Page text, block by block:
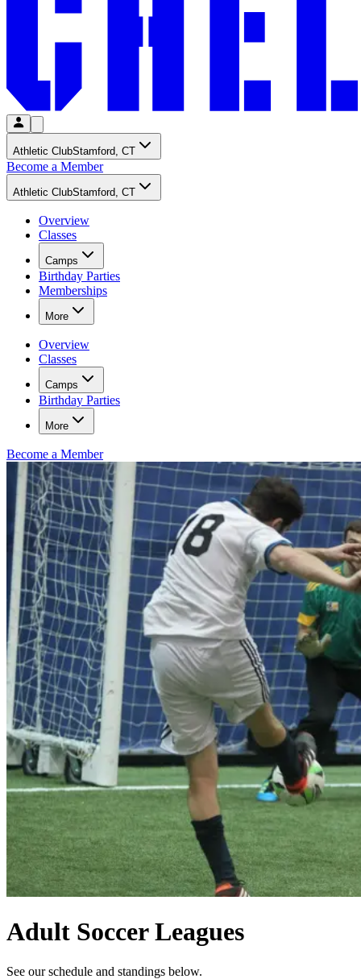
Athletic Club​​​​‌ ‍ ​‍​‍‌‍ ‌ ​‍‌‍‍‌‌‍‌ ‌‍‍‌‌‍ ‍​‍​‍​ ‍‍​‍​‍‌ ​ ‌‍​‌‌‍ ‍‌‍‍‌‌ ‌​‌ ‍‌​‍ ‍‌‍‍‌‌‍ ​‍​‍​‍ ​​‍​‍‌‍‍​‌ ​‍‌‍‌‌‌‍‌‍​‍​‍​ ‍‍​‍​‍‌‍‍​‌ ‌​‌ ‌​‌ ​​‌ ​ ​ ‍‍​‍ ​‍ ‌‍​ ‌‍‍​‌‍‌‌‌‍ ​‌ ​ ‌‍‌‌‌‍​‌‌ ​​‌‍‍‌‌‍‌‌‌ ​‍‌ ​ ​‍ ‍‌ ​ ‌‍​‌‌‍ ‍‌‍‍‌‌ ‌​‌ ‍‌​‍ ‍‌ ​ ‌ ‌​‌ ‌‌‌‍‌​‌‍‍‌‌‍ ​‍ ‌‍‍‌‌‍ ‍‌ ‌​‌‍‌‌‌‍ ‍‌ ‌​​‍ ‌‍‌‌‌‍‌​‌‍‍‌‌ ‌​​‍ ‌‍ ‌‌‍ ‌‍‌​‌‍‌‌​ ‌‌ ​​‌ ​‍‌‍‌‌‌ ​ ‌‍‌‌‌‍ ‍‌ ‌​‌‍​‌‌ ‌​‌‍‍‌‌‍ ‌‍ ‍​ ‍ ‌‍‍‌‌‍‌​​ ‌​ ​‍‌‍​‌​ ‍​​ ‌ ​ ​​​ ‌​​ ​ ​ ‌‍​‍ ‌​ ​‍​ ‌‍​ ‌‍‌‍‌​​‍ ‌​ ‌​‌‍‌‌​ ‍​​ ​​​‍ ‌​ ‍‌​ ‌‍​ ‌‌‌‍‌​​‍ ‌‌‍‌‍​ ‍‌​ ​‍‌‍​‍‌‍‌‍‌‍‌​‌‍‌‌​ ‌ ​ ‍‌​ ‌​‌‍​ ‌‍​ ​ ‍ ‌ ‌​‌ ‍‌‌ ​​‌‍‌‌​ ‌‌ ‌‍‌‍‌‌‌‍ ‍‌ ‌‌‌‍‌‌​ ‍ ‌ ​​‌‍​‌‌ ‌​‌‍‍​​ ‌‌ ​ ‌ ‌‌‌‍​‍‌​ ‍‌‍​‌‌ ‌‍‌‍‍‌‌‍‌ ‌‍​‌‌ ‌​‌‍‍‌‌‍ ‌‍ ‍​‍ ‍‌ ‌​‌‍‍‌‌ ‌​‌‍ ​‌‍‌‌​ ‌‍​‍‌‍​‌‌ ​ ‌‍‌‌‌‌‌‌‌ ​‍‌‍ ​​ ‌‌‍‍​‌ ‌​‌ ‌​‌ ​​‌ ​ ​‍‌‌​ ​ ‌​​‌​‍‌‌​ ​‍‌​‌‍​‍‌‌​ ​‍‌​‌‍‌‍​ ‌‍‍​‌‍‌‌‌‍ ​‌ ​ ‌‍‌‌‌‍​‌‌ ​​‌‍‍‌‌‍‌‌‌ ​‍‌ ​ ​‍ ‍‌ ​ ‌‍​‌‌‍ ‍‌‍‍‌‌ ‌​‌ ‍‌​‍ ‍‌ ​ ‌ ‌​‌ ‌‌‌‍‌​‌‍‍‌‌‍ ​‍‌‍‌‍‍‌‌‍‌​​ ‌​ ​‍‌‍​‌​ ‍​​ ‌ ​ ​​​ ‌​​ ​ ​ ‌‍​‍ ‌​ ​‍​ ‌‍​ ‌‍‌‍‌​​‍ ‌​ ‌​‌‍‌‌​ ‍​​ ​​​‍ ‌​ ‍‌​ ‌‍​ ‌‌‌‍‌​​‍ ‌‌‍‌‍​ ‍‌​ ​‍‌‍​‍‌‍‌‍‌‍‌​‌‍‌‌​ ‌ ​ ‍‌​ ‌​‌‍​ ‌‍​ ​‍‌‍‌ ‌​‌ ‍‌‌ ​​‌‍‌‌​ ‌‌ ‌‍‌‍‌‌‌‍ ‍‌ ‌‌‌‍‌‌​‍‌‍‌ ​​‌‍​‌‌ ‌​‌‍‍​​ ‌‌ ​ ‌ ‌‌‌‍​‍‌​ ‍‌‍​‌‌ ‌‍‌‍‍‌‌‍‌ ‌‍​‌‌ ‌​‌‍‍‌‌‍ ‌‍ ‍​‍ ‍‌ ‌​‌‍‍‌‌ ‌​‌‍ ​‌‍‌‌​‍‌‍‌ ​​‌‍‌‌‌ ​‍‌ ​ ‌ ​​‌‍‌‌‌‍​ ‌ ‌​‌‍‍‌‌ ‌‍‌‍‌‌​ ‌‌ ​​‌ ‌‌‌‍​‍‌‍ ​‌‍‍‌‌ ​ ‌‍‍​‌‍‌‌‌‍‌​​‍​‍‌ ‌Stamford, CT​​​​‌ ‍ ​‍​‍‌‍ ‌ ​‍‌‍‍‌‌‍‌ ‌‍‍‌‌‍ ‍​‍​‍​ ‍‍​‍​‍‌ ​ ‌‍​‌‌‍ ‍‌‍‍‌‌ ‌​‌ ‍‌​‍ ‍‌‍‍‌‌‍ ​‍​‍​‍ ​​‍​‍‌‍‍​‌ ​‍‌‍‌‌‌‍‌‍​‍​‍​ ‍‍​‍​‍‌‍‍​‌ ‌​‌ ‌​‌ ​​‌ ​ ​ ‍‍​‍ ​‍ ‌‍​ ‌‍‍​‌‍‌‌‌‍ ​‌ ​ ‌‍‌‌‌‍​‌‌ ​​‌‍‍‌‌‍‌‌‌ ​‍‌ ​ ​‍ ‍‌ ​ ‌‍​‌‌‍ ‍‌‍‍‌‌ ‌​‌ ‍‌​‍ ‍‌ ​ ‌ ‌​‌ ‌‌‌‍‌​‌‍‍‌‌‍ ​‍ ‌‍‍‌‌‍ ‍‌ ‌​‌‍‌‌‌‍ ‍‌ ‌​​‍ ‌‍‌‌‌‍‌​‌‍‍‌‌ ‌​​‍ ‌‍ ‌‌‍ ‌‍‌​‌‍‌‌​ ‌‌ ​​‌ ​‍‌‍‌‌‌ ​ ‌‍‌‌‌‍ ‍‌ ‌​‌‍​‌‌ ‌​‌‍‍‌‌‍ ‌‍ ‍​ ‍ ‌‍‍‌‌‍‌​​ ‌​ ​‍‌‍​‌​ ‍​​ ‌ ​ ​​​ ‌​​ ​ ​ ‌‍​‍ ‌​ ​‍​ ‌‍​ ‌‍‌‍‌​​‍ ‌​ ‌​‌‍‌‌​ ‍​​ ​​​‍ ‌​ ‍‌​ ‌‍​ ‌‌‌‍‌​​‍ ‌‌‍‌‍​ ‍‌​ ​‍‌‍​‍‌‍‌‍‌‍‌​‌‍‌‌​ ‌ ​ ‍‌​ ‌​‌‍​ ‌‍​ ​ ‍ ‌ ‌​‌ ‍‌‌ ​​‌‍‌‌​ ‌‌ ‌‍‌‍‌‌‌‍ ‍‌ ‌‌‌‍‌‌​ ‍ ‌ ​​‌‍​‌‌ ‌​‌‍‍​​ ‌‌ ‌‍‌‍‌‌‌‍ ‍‌ ‌‌‌‍‌‌‌​ ​‌‍ ‌‍​ ‌‍​‌‌ ‌​‌‍‍‌‌‍ ‌‍ ‍​ ‌‍​‍‌‍​‌‌ ​ ‌‍‌‌‌‌‌‌‌ ​‍‌‍ ​​ ‌‌‍‍​‌ ‌​‌ ‌​‌ ​​‌ ​ ​‍‌‌​ ​ ‌​​‌​‍‌‌​ ​‍‌​‌‍​‍‌‌​ ​‍‌​‌‍‌‍​ ‌‍‍​‌‍‌‌‌‍ ​‌ ​ ‌‍‌‌‌‍​‌‌ ​​‌‍‍‌‌‍‌‌‌ ​‍‌ ​ ​‍ ‍‌ ​ ‌‍​‌‌‍ ‍‌‍‍‌‌ ‌​‌ ‍‌​‍ ‍‌ ​ ‌ ‌​‌ ‌‌‌‍‌​‌‍‍‌‌‍ ​‍‌‍‌‍‍‌‌‍‌​​ ‌​ ​‍‌‍​‌​ ‍​​ ‌ ​ ​​​ ‌​​ ​ ​ ‌‍​‍ ‌​ ​‍​ ‌‍​ ‌‍‌‍‌​​‍ ‌​ ‌​‌‍‌‌​ ‍​​ ​​​‍ ‌​ ‍‌​ ‌‍​ ‌‌‌‍‌​​‍ ‌‌‍‌‍​ ‍‌​ ​‍‌‍​‍‌‍‌‍‌‍‌​‌‍‌‌​ ‌ ​ ‍‌​ ‌​‌‍​ ‌‍​ ​‍‌‍‌ ‌​‌ ‍‌‌ ​​‌‍‌‌​ ‌‌ ‌‍‌‍‌‌‌‍ ‍‌ ‌‌‌‍‌‌​‍‌‍‌ ​​‌‍​‌‌ ‌​‌‍‍​​ ‌‌ ‌‍‌‍‌‌‌‍ ‍‌ ‌‌‌‍‌‌‌​ ​‌‍ ‌‍​ ‌‍​‌‌ ‌​‌‍‍‌‌‍ ‌‍ ‍​‍‌‍‌ ​​‌‍‌‌‌ ​‍‌ ​ ‌ ​​‌‍‌‌‌‍​ ‌ ‌​‌‍‍‌‌ ‌‍‌‍‌‌​ ‌‌ ​​‌ ‌‌‌‍​‍‌‍ ​‌‍‍‌‌ ​ ‌‍‍​‌‍‌‌‌‍‌​​‍​‍‌ ‌
Become a Member​​​​‌ ‍ ​‍​‍‌‍ ‌ ​‍‌‍‍‌‌‍‌ ‌‍‍‌‌‍ ‍​‍​‍​ ‍‍​‍​‍‌ ​ ‌‍​‌‌‍ ‍‌‍‍‌‌ ‌​‌ ‍‌​‍ ‍‌‍‍‌‌‍ ​‍​‍​‍ ​​‍​‍‌‍‍​‌ ​‍‌‍‌‌‌‍‌‍​‍​‍​ ‍‍​‍​‍‌‍‍​‌ ‌​‌ ‌​‌ ​​‌ ​ ​ ‍‍​‍ ​‍ ‌‍​ ‌‍‍​‌‍‌‌‌‍ ​‌ ​ ‌‍‌‌‌‍​‌‌ ​​‌‍‍‌‌‍‌‌‌ ​‍‌ ​ ​‍ ‍‌ ​ ‌‍​‌‌‍ ‍‌‍‍‌‌ ‌​‌ ‍‌​‍ ‍‌ ​ ‌ ‌​‌ ‌‌‌‍‌​‌‍‍‌‌‍ ​‍ ‌‍‍‌‌‍ ‍‌ ‌​‌‍‌‌‌‍ ‍‌ ‌​​‍ ‌‍‌‌‌‍‌​‌‍‍‌‌ ‌​​‍ ‌‍ ‌‌‍ ‌‍‌​‌‍‌‌​ ‌‌ ​​‌ ​‍‌‍‌‌‌ ​ ‌‍‌‌‌‍ ‍‌ ‌​‌‍​‌‌ ‌​‌‍‍‌‌‍ ‌‍ ‍​ ‍ ‌‍‍‌‌‍‌​​ ‌​ ​‍‌‍​‌​ ‍​​ ‌ ​ ​​​ ‌​​ ​ ​ ‌‍​‍ ‌​ ​‍​ ‌‍​ ‌‍‌‍‌​​‍ ‌​ ‌​‌‍‌‌​ ‍​​ ​​​‍ ‌​ ‍‌​ ‌‍​ ‌‌‌‍‌​​‍ ‌‌‍‌‍​ ‍‌​ ​‍‌‍​‍‌‍‌‍‌‍‌​‌‍‌‌​ ‌ ​ ‍‌​ ‌​‌‍​ ‌‍​ ​ ‍ ‌ ‌​‌ ‍‌‌ ​​‌‍‌‌​ ‌‌ ‌‍‌‍‌‌‌‍ ‍‌ ‌‌‌‍‌‌​ ‍ ‌ ​​‌‍​‌‌ ‌​‌‍‍​​ ‌‌ ​ ‌ ‌‌‌‍​‍‌​ ‍‌‍​‌‌ ‌‍‌‍‍‌‌‍‌ ‌‍​‌‌ ‌​‌‍‍‌‌‍ ‌‍ ‍​‍ ‍‌‍​ ‌ ‌​‌‍​‌‌​​‍‌ ‌‌‌ ‌​‌ ‌​‌‍ ‌‍ ‍​‍ ‍‌‍​‍‌ ‌‌‌ ‌​‌ ‌​‌‍ ‌‍ ‍‌ ​ ​‍‌‌​ ‌‌‌​​‍‌‌ ‌‍‍ ‌‍‌‌‌ ‍‌​‍‌‌​ ​ ‌​‌​​‍‌‌​ ​ ‌​‌​​‍‌‌​ ​‍​ ​‍​ ‌​​ ‌‌​ ‌​‌‍‌​‌‍​ ​ ‍​​ ‌ ‌‍‌‌​ ‌ ​ ​‌​ ‌‌​ ‌ ​‍‌‌​ ​‍​ ​‍​‍‌‌​ ‌‌‌​‌​​‍ ‍‌ ‌​‌‍‌‌‌ ‍​‌ ‌​​ ‌‍​‍‌‍​‌‌ ​ ‌‍‌‌‌‌‌‌‌ ​‍‌‍ ​​ ‌‌‍‍​‌ ‌​‌ ‌​‌ ​​‌ ​ ​‍‌‌​ ​ ‌​​‌​‍‌‌​ ​‍‌​‌‍​‍‌‌​ ​‍‌​‌‍‌‍​ ‌‍‍​‌‍‌‌‌‍ ​‌ ​ ‌‍‌‌‌‍​‌‌ ​​‌‍‍‌‌‍‌‌‌ ​‍‌ ​ ​‍ ‍‌ ​ ‌‍​‌‌‍ ‍‌‍‍‌‌ ‌​‌ ‍‌​‍ ‍‌ ​ ‌ ‌​‌ ‌‌‌‍‌​‌‍‍‌‌‍ ​‍‌‍‌‍‍‌‌‍‌​​ ‌​ ​‍‌‍​‌​ ‍​​ ‌ ​ ​​​ ‌​​ ​ ​ ‌‍​‍ ‌​ ​‍​ ‌‍​ ‌‍‌‍‌​​‍ ‌​ ‌​‌‍‌‌​ ‍​​ ​​​‍ ‌​ ‍‌​ ‌‍​ ‌‌‌‍‌​​‍ ‌‌‍‌‍​ ‍‌​ ​‍‌‍​‍‌‍‌‍‌‍‌​‌‍‌‌​ ‌ ​ ‍‌​ ‌​‌‍​ ‌‍​ ​‍‌‍‌ ‌​‌ ‍‌‌ ​​‌‍‌‌​ ‌‌ ‌‍‌‍‌‌‌‍ ‍‌ ‌‌‌‍‌‌​‍‌‍‌ ​​‌‍​‌‌ ‌​‌‍‍​​ ‌‌ ​ ‌ ‌‌‌‍​‍‌​ ‍‌‍​‌‌ ‌‍‌‍‍‌‌‍‌ ‌‍​‌‌ ‌​‌‍‍‌‌‍ ‌‍ ‍​‍ ‍‌‍​ ‌ ‌​‌‍​‌‌​​‍‌ ‌‌‌ ‌​‌ ‌​‌‍ ‌‍ ‍​‍ ‍‌‍​‍‌ ‌‌‌ ‌​‌ ‌​‌‍ ‌‍ ‍‌ ​ ​‍‌‌​ ‌‌‌​​‍‌‌ ‌‍‍ ‌‍‌‌‌ ‍‌​‍‌‌​ ​ ‌​‌​​‍‌‌​ ​ ‌​‌​​‍‌‌​ ​‍​ ​‍​ ‌​​ ‌‌​ ‌​‌‍‌​‌‍​ ​ ‍​​ ‌ ‌‍‌‌​ ‌ ​ ​‌​ ‌‌​ ‌ ​‍‌‌​ ​‍​ ​‍​‍‌‌​ ‌‌‌​‌​​‍ ‍‌ ‌​‌‍‌‌‌ ‍​‌ ‌​​‍‌‍‌ ​​‌‍‌‌‌ ​‍‌ ​ ‌ ​​‌‍‌‌‌‍​ ‌ ‌​‌‍‍‌‌ ‌‍‌‍‌‌​ ‌‌ ​​‌ ‌‌‌‍​‍‌‍ ​‌‍‍‌‌ ​ ‌‍‍​‌‍‌‌‌‍‌​​‍​‍‌ ‌
Athletic Club​​​​‌ ‍ ​‍​‍‌‍ ‌ ​‍‌‍‍‌‌‍‌ ‌‍‍‌‌‍ ‍​‍​‍​ ‍‍​‍​‍‌ ​ ‌‍​‌‌‍ ‍‌‍‍‌‌ ‌​‌ ‍‌​‍ ‍‌‍‍‌‌‍ ​‍​‍​‍ ​​‍​‍‌‍‍​‌ ​‍‌‍‌‌‌‍‌‍​‍​‍​ ‍‍​‍​‍‌‍‍​‌ ‌​‌ ‌​‌ ​​‌ ​ ​ ‍‍​‍ ​‍ ‌‍​ ‌‍‍​‌‍‌‌‌‍ ​‌ ​ ‌‍‌‌‌‍​‌‌ ​​‌‍‍‌‌‍‌‌‌ ​‍‌ ​ ​‍ ‍‌ ​ ‌‍​‌‌‍ ‍‌‍‍‌‌ ‌​‌ ‍‌​‍ ‍‌ ​ ‌ ‌​‌ ‌‌‌‍‌​‌‍‍‌‌‍ ​‍ ‌‍‍‌‌‍ ‍‌ ‌​‌‍‌‌‌‍ ‍‌ ‌​​‍ ‌‍‌‌‌‍‌​‌‍‍‌‌ ‌​​‍ ‌‍ ‌‌‍ ‌‍‌​‌‍‌‌​ ‌‌ ​​‌ ​‍‌‍‌‌‌ ​ ‌‍‌‌‌‍ ‍‌ ‌​‌‍​‌‌ ‌​‌‍‍‌‌‍ ‌‍ ‍​ ‍ ‌‍‍‌‌‍‌​​ ‌​ ​‍‌‍​‌​ ‍​​ ‌ ​ ​​​ ‌​​ ​ ​ ‌‍​‍ ‌​ ​‍​ ‌‍​ ‌‍‌‍‌​​‍ ‌​ ‌​‌‍‌‌​ ‍​​ ​​​‍ ‌​ ‍‌​ ‌‍​ ‌‌‌‍‌​​‍ ‌‌‍‌‍​ ‍‌​ ​‍‌‍​‍‌‍‌‍‌‍‌​‌‍‌‌​ ‌ ​ ‍‌​ ‌​‌‍​ ‌‍​ ​ ‍ ‌ ‌​‌ ‍‌‌ ​​‌‍‌‌​ ‌‌ ‌‍‌‍‌‌‌‍ ‍‌ ‌‌‌‍‌‌​ ‍ ‌ ​​‌‍​‌‌ ‌​‌‍‍​​ ‌‌ ​ ‌ ‌‌‌‍​‍‌​ ‍‌‍​‌‌ ‌‍‌‍‍‌‌‍‌ ‌‍​‌‌ ‌​‌‍‍‌‌‍ ‌‍ ‍​‍ ‍‌ ‌​‌‍‍‌‌ ‌​‌‍ ​‌‍‌‌​ ‌‍​‍‌‍​‌‌ ​ ‌‍‌‌‌‌‌‌‌ ​‍‌‍ ​​ ‌‌‍‍​‌ ‌​‌ ‌​‌ ​​‌ ​ ​‍‌‌​ ​ ‌​​‌​‍‌‌​ ​‍‌​‌‍​‍‌‌​ ​‍‌​‌‍‌‍​ ‌‍‍​‌‍‌‌‌‍ ​‌ ​ ‌‍‌‌‌‍​‌‌ ​​‌‍‍‌‌‍‌‌‌ ​‍‌ ​ ​‍ ‍‌ ​ ‌‍​‌‌‍ ‍‌‍‍‌‌ ‌​‌ ‍‌​‍ ‍‌ ​ ‌ ‌​‌ ‌‌‌‍‌​‌‍‍‌‌‍ ​‍‌‍‌‍‍‌‌‍‌​​ ‌​ ​‍‌‍​‌​ ‍​​ ‌ ​ ​​​ ‌​​ ​ ​ ‌‍​‍ ‌​ ​‍​ ‌‍​ ‌‍‌‍‌​​‍ ‌​ ‌​‌‍‌‌​ ‍​​ ​​​‍ ‌​ ‍‌​ ‌‍​ ‌‌‌‍‌​​‍ ‌‌‍‌‍​ ‍‌​ ​‍‌‍​‍‌‍‌‍‌‍‌​‌‍‌‌​ ‌ ​ ‍‌​ ‌​‌‍​ ‌‍​ ​‍‌‍‌ ‌​‌ ‍‌‌ ​​‌‍‌‌​ ‌‌ ‌‍‌‍‌‌‌‍ ‍‌ ‌‌‌‍‌‌​‍‌‍‌ ​​‌‍​‌‌ ‌​‌‍‍​​ ‌‌ ​ ‌ ‌‌‌‍​‍‌​ ‍‌‍​‌‌ ‌‍‌‍‍‌‌‍‌ ‌‍​‌‌ ‌​‌‍‍‌‌‍ ‌‍ ‍​‍ ‍‌ ‌​‌‍‍‌‌ ‌​‌‍ ​‌‍‌‌​‍‌‍‌ ​​‌‍‌‌‌ ​‍‌ ​ ‌ ​​‌‍‌‌‌‍​ ‌ ‌​‌‍‍‌‌ ‌‍‌‍‌‌​ ‌‌ ​​‌ ‌‌‌‍​‍‌‍ ​‌‍‍‌‌ ​ ‌‍‍​‌‍‌‌‌‍‌​​‍​‍‌ ‌Stamford, CT​​​​‌ ‍ ​‍​‍‌‍ ‌ ​‍‌‍‍‌‌‍‌ ‌‍‍‌‌‍ ‍​‍​‍​ ‍‍​‍​‍‌ ​ ‌‍​‌‌‍ ‍‌‍‍‌‌ ‌​‌ ‍‌​‍ ‍‌‍‍‌‌‍ ​‍​‍​‍ ​​‍​‍‌‍‍​‌ ​‍‌‍‌‌‌‍‌‍​‍​‍​ ‍‍​‍​‍‌‍‍​‌ ‌​‌ ‌​‌ ​​‌ ​ ​ ‍‍​‍ ​‍ ‌‍​ ‌‍‍​‌‍‌‌‌‍ ​‌ ​ ‌‍‌‌‌‍​‌‌ ​​‌‍‍‌‌‍‌‌‌ ​‍‌ ​ ​‍ ‍‌ ​ ‌‍​‌‌‍ ‍‌‍‍‌‌ ‌​‌ ‍‌​‍ ‍‌ ​ ‌ ‌​‌ ‌‌‌‍‌​‌‍‍‌‌‍ ​‍ ‌‍‍‌‌‍ ‍‌ ‌​‌‍‌‌‌‍ ‍‌ ‌​​‍ ‌‍‌‌‌‍‌​‌‍‍‌‌ ‌​​‍ ‌‍ ‌‌‍ ‌‍‌​‌‍‌‌​ ‌‌ ​​‌ ​‍‌‍‌‌‌ ​ ‌‍‌‌‌‍ ‍‌ ‌​‌‍​‌‌ ‌​‌‍‍‌‌‍ ‌‍ ‍​ ‍ ‌‍‍‌‌‍‌​​ ‌​ ​‍‌‍​‌​ ‍​​ ‌ ​ ​​​ ‌​​ ​ ​ ‌‍​‍ ‌​ ​‍​ ‌‍​ ‌‍‌‍‌​​‍ ‌​ ‌​‌‍‌‌​ ‍​​ ​​​‍ ‌​ ‍‌​ ‌‍​ ‌‌‌‍‌​​‍ ‌‌‍‌‍​ ‍‌​ ​‍‌‍​‍‌‍‌‍‌‍‌​‌‍‌‌​ ‌ ​ ‍‌​ ‌​‌‍​ ‌‍​ ​ ‍ ‌ ‌​‌ ‍‌‌ ​​‌‍‌‌​ ‌‌ ‌‍‌‍‌‌‌‍ ‍‌ ‌‌‌‍‌‌​ ‍ ‌ ​​‌‍​‌‌ ‌​‌‍‍​​ ‌‌ ‌‍‌‍‌‌‌‍ ‍‌ ‌‌‌‍‌‌‌​ ​‌‍ ‌‍​ ‌‍​‌‌ ‌​‌‍‍‌‌‍ ‌‍ ‍​ ‌‍​‍‌‍​‌‌ ​ ‌‍‌‌‌‌‌‌‌ ​‍‌‍ ​​ ‌‌‍‍​‌ ‌​‌ ‌​‌ ​​‌ ​ ​‍‌‌​ ​ ‌​​‌​‍‌‌​ ​‍‌​‌‍​‍‌‌​ ​‍‌​‌‍‌‍​ ‌‍‍​‌‍‌‌‌‍ ​‌ ​ ‌‍‌‌‌‍​‌‌ ​​‌‍‍‌‌‍‌‌‌ ​‍‌ ​ ​‍ ‍‌ ​ ‌‍​‌‌‍ ‍‌‍‍‌‌ ‌​‌ ‍‌​‍ ‍‌ ​ ‌ ‌​‌ ‌‌‌‍‌​‌‍‍‌‌‍ ​‍‌‍‌‍‍‌‌‍‌​​ ‌​ ​‍‌‍​‌​ ‍​​ ‌ ​ ​​​ ‌​​ ​ ​ ‌‍​‍ ‌​ ​‍​ ‌‍​ ‌‍‌‍‌​​‍ ‌​ ‌​‌‍‌‌​ ‍​​ ​​​‍ ‌​ ‍‌​ ‌‍​ ‌‌‌‍‌​​‍ ‌‌‍‌‍​ ‍‌​ ​‍‌‍​‍‌‍‌‍‌‍‌​‌‍‌‌​ ‌ ​ ‍‌​ ‌​‌‍​ ‌‍​ ​‍‌‍‌ ‌​‌ ‍‌‌ ​​‌‍‌‌​ ‌‌ ‌‍‌‍‌‌‌‍ ‍‌ ‌‌‌‍‌‌​‍‌‍‌ ​​‌‍​‌‌ ‌​‌‍‍​​ ‌‌ ‌‍‌‍‌‌‌‍ ‍‌ ‌‌‌‍‌‌‌​ ​‌‍ ‌‍​ ‌‍​‌‌ ‌​‌‍‍‌‌‍ ‌‍ ‍​‍‌‍‌ ​​‌‍‌‌‌ ​‍‌ ​ ‌ ​​‌‍‌‌‌‍​ ‌ ‌​‌‍‍‌‌ ‌‍‌‍‌‌​ ‌‌ ​​‌ ‌‌‌‍​‍‌‍ ​‌‍‍‌‌ ​ ‌‍‍​‌‍‌‌‌‍‌​​‍​‍‌ ‌
Overview​​​​‌ ‍ ​‍​‍‌‍ ‌ ​‍‌‍‍‌‌‍‌ ‌‍‍‌‌‍ ‍​‍​‍​ ‍‍​‍​‍‌ ​ ‌‍​‌‌‍ ‍‌‍‍‌‌ ‌​‌ ‍‌​‍ ‍‌‍‍‌‌‍ ​‍​‍​‍ ​​‍​‍‌‍‍​‌ ​‍‌‍‌‌‌‍‌‍​‍​‍​ ‍‍​‍​‍‌‍‍​‌ ‌​‌ ‌​‌ ​​‌ ​ ​ ‍‍​‍ ​‍ ‌‍​ ‌‍‍​‌‍‌‌‌‍ ​‌ ​ ‌‍‌‌‌‍​‌‌ ​​‌‍‍‌‌‍‌‌‌ ​‍‌ ​ ​‍ ‍‌ ​ ‌‍​‌‌‍ ‍‌‍‍‌‌ ‌​‌ ‍‌​‍ ‍‌ ​ ‌ ‌​‌ ‌‌‌‍‌​‌‍‍‌‌‍ ​‍ ‌‍‍‌‌‍ ‍‌ ‌​‌‍‌‌‌‍ ‍‌ ‌​​‍ ‌‍‌‌‌‍‌​‌‍‍‌‌ ‌​​‍ ‌‍ ‌‌‍ ‌‍‌​‌‍‌‌​ ‌‌ ​​‌ ​‍‌‍‌‌‌ ​ ‌‍‌‌‌‍ ‍‌ ‌​‌‍​‌‌ ‌​‌‍‍‌‌‍ ‌‍ ‍​ ‍ ‌‍‍‌‌‍‌​​ ‌​ ​‍‌‍​‌​ ‍​​ ‌ ​ ​​​ ‌​​ ​ ​ ‌‍​‍ ‌​ ​‍​ ‌‍​ ‌‍‌‍‌​​‍ ‌​ ‌​‌‍‌‌​ ‍​​ ​​​‍ ‌​ ‍‌​ ‌‍​ ‌‌‌‍‌​​‍ ‌‌‍‌‍​ ‍‌​ ​‍‌‍​‍‌‍‌‍‌‍‌​‌‍‌‌​ ‌ ​ ‍‌​ ‌​‌‍​ ‌‍​ ​ ‍ ‌ ‌​‌ ‍‌‌ ​​‌‍‌‌​ ‌‌ ‌‍‌‍‌‌‌‍ ‍‌ ‌‌‌‍‌‌​ ‍ ‌ ​​‌‍​‌‌ ‌​‌‍‍​​ ‌‌ ​ ‌ ‌‌‌‍​‍‌​ ‍‌‍​‌‌ ‌‍‌‍‍‌‌‍‌ ‌‍​‌‌ ‌​‌‍‍‌‌‍ ‌‍ ‍​‍ ‍‌‍​ ‌‍ ‌‍ ​‌ ‌‌‌‍ ‌‌‍ ‍‌ ​ ​‍‌‌​ ‌‌‌​​‍‌‌ ‌‍‍ ‌‍‌‌‌ ‍‌​‍‌‌​ ​ ‌​‌​​‍‌‌​ ​ ‌​‌​​‍‌‌​ ​‍​ ​‍‌‍​‍​ ​ ‌‍‌​​ ​‌‌‍‌‍​ ​ ​ ‍‌‌‍‌​​ ‍​​ ‍‌​ ‌ ​ ​​​ ‍​​ ​‍‌‍‌​​ ‌ ​ ​​​ ​ ‌‍‌‍​ ​‍​ ​‌​ ​ ‌‍​‌​ ‍​​ ‍​​ ​‌‌‍​‍​ ‌‌‌‍​‌‌‍​‌‌‍​‌​ ‌‍​‍‌‌​ ​‍​ ​‍​‍‌‌​ ‌‌‌​‌​​‍ ‍‌‍ ​‌‍‍‌‌‍ ‍‌‍‍ ‌ ​ ​‍‌‌​ ‌‌‌​​‍‌‌ ‌‍‍ ‌‍‌‌‌ ‍‌​‍‌‌​ ​ ‌​‌​​‍‌‌​ ​ ‌​‌​​‍‌‌​ ​‍​ ​‍​ ‍‌​ ‍‌​ ​‌​ ‍​‌‍​ ‌‍​ ​ ​ ​ ‍​​ ​‍​ ​‍​ ​‍​ ‍‌​‍‌‌​ ​‍​ ​‍​‍‌‌​ ‌‌‌​‌​​‍ ‍‌ ‌​‌‍‍‌‌ ‌​‌‍ ​‌‍‌‌​ ‌‍​‍‌‍​‌‌ ​ ‌‍‌‌‌‌‌‌‌ ​‍‌‍ ​​ ‌‌‍‍​‌ ‌​‌ ‌​‌ ​​‌ ​ ​‍‌‌​ ​ ‌​​‌​‍‌‌​ ​‍‌​‌‍​‍‌‌​ ​‍‌​‌‍‌‍​ ‌‍‍​‌‍‌‌‌‍ ​‌ ​ ‌‍‌‌‌‍​‌‌ ​​‌‍‍‌‌‍‌‌‌ ​‍‌ ​ ​‍ ‍‌ ​ ‌‍​‌‌‍ ‍‌‍‍‌‌ ‌​‌ ‍‌​‍ ‍‌ ​ ‌ ‌​‌ ‌‌‌‍‌​‌‍‍‌‌‍ ​‍‌‍‌‍‍‌‌‍‌​​ ‌​ ​‍‌‍​‌​ ‍​​ ‌ ​ ​​​ ‌​​ ​ ​ ‌‍​‍ ‌​ ​‍​ ‌‍​ ‌‍‌‍‌​​‍ ‌​ ‌​‌‍‌‌​ ‍​​ ​​​‍ ‌​ ‍‌​ ‌‍​ ‌‌‌‍‌​​‍ ‌‌‍‌‍​ ‍‌​ ​‍‌‍​‍‌‍‌‍‌‍‌​‌‍‌‌​ ‌ ​ ‍‌​ ‌​‌‍​ ‌‍​ ​‍‌‍‌ ‌​‌ ‍‌‌ ​​‌‍‌‌​ ‌‌ ‌‍‌‍‌‌‌‍ ‍‌ ‌‌‌‍‌‌​‍‌‍‌ ​​‌‍​‌‌ ‌​‌‍‍​​ ‌‌ ​ ‌ ‌‌‌‍​‍‌​ ‍‌‍​‌‌ ‌‍‌‍‍‌‌‍‌ ‌‍​‌‌ ‌​‌‍‍‌‌‍ ‌‍ ‍​‍ ‍‌‍​ ‌‍ ‌‍ ​‌ ‌‌‌‍ ‌‌‍ ‍‌ ​ ​‍‌‌​ ‌‌‌​​‍‌‌ ‌‍‍ ‌‍‌‌‌ ‍‌​‍‌‌​ ​ ‌​‌​​‍‌‌​ ​ ‌​‌​​‍‌‌​ ​‍​ ​‍‌‍​‍​ ​ ‌‍‌​​ ​‌‌‍‌‍​ ​ ​ ‍‌‌‍‌​​ ‍​​ ‍‌​ ‌ ​ ​​​ ‍​​ ​‍‌‍‌​​ ‌ ​ ​​​ ​ ‌‍‌‍​ ​‍​ ​‌​ ​ ‌‍​‌​ ‍​​ ‍​​ ​‌‌‍​‍​ ‌‌‌‍​‌‌‍​‌‌‍​‌​ ‌‍​‍‌‌​ ​‍​ ​‍​‍‌‌​ ‌‌‌​‌​​‍ ‍‌‍ ​‌‍‍‌‌‍ ‍‌‍‍ ‌ ​ ​‍‌‌​ ‌‌‌​​‍‌‌ ‌‍‍ ‌‍‌‌‌ ‍‌​‍‌‌​ ​ ‌​‌​​‍‌‌​ ​ ‌​‌​​‍‌‌​ ​‍​ ​‍​ ‍‌​ ‍‌​ ​‌​ ‍​‌‍​ ‌‍​ ​ ​ ​ ‍​​ ​‍​ ​‍​ ​‍​ ‍‌​‍‌‌​ ​‍​ ​‍​‍‌‌​ ‌‌‌​‌​​‍ ‍‌ ‌​‌‍‍‌‌ ‌​‌‍ ​‌‍‌‌​‍‌‍‌ ​​‌‍‌‌‌ ​‍‌ ​ ‌ ​​‌‍‌‌‌‍​ ‌ ‌​‌‍‍‌‌ ‌‍‌‍‌‌​ ‌‌ ​​‌ ‌‌‌‍​‍‌‍ ​‌‍‍‌‌ ​ ‌‍‍​‌‍‌‌‌‍‌​​‍​‍‌ ‌
Classes​​​​‌ ‍ ​‍​‍‌‍ ‌ ​‍‌‍‍‌‌‍‌ ‌‍‍‌‌‍ ‍​‍​‍​ ‍‍​‍​‍‌ ​ ‌‍​‌‌‍ ‍‌‍‍‌‌ ‌​‌ ‍‌​‍ ‍‌‍‍‌‌‍ ​‍​‍​‍ ​​‍​‍‌‍‍​‌ ​‍‌‍‌‌‌‍‌‍​‍​‍​ ‍‍​‍​‍‌‍‍​‌ ‌​‌ ‌​‌ ​​‌ ​ ​ ‍‍​‍ ​‍ ‌‍​ ‌‍‍​‌‍‌‌‌‍ ​‌ ​ ‌‍‌‌‌‍​‌‌ ​​‌‍‍‌‌‍‌‌‌ ​‍‌ ​ ​‍ ‍‌ ​ ‌‍​‌‌‍ ‍‌‍‍‌‌ ‌​‌ ‍‌​‍ ‍‌ ​ ‌ ‌​‌ ‌‌‌‍‌​‌‍‍‌‌‍ ​‍ ‌‍‍‌‌‍ ‍‌ ‌​‌‍‌‌‌‍ ‍‌ ‌​​‍ ‌‍‌‌‌‍‌​‌‍‍‌‌ ‌​​‍ ‌‍ ‌‌‍ ‌‍‌​‌‍‌‌​ ‌‌ ​​‌ ​‍‌‍‌‌‌ ​ ‌‍‌‌‌‍ ‍‌ ‌​‌‍​‌‌ ‌​‌‍‍‌‌‍ ‌‍ ‍​ ‍ ‌‍‍‌‌‍‌​​ ‌​ ​‍‌‍​‌​ ‍​​ ‌ ​ ​​​ ‌​​ ​ ​ ‌‍​‍ ‌​ ​‍​ ‌‍​ ‌‍‌‍‌​​‍ ‌​ ‌​‌‍‌‌​ ‍​​ ​​​‍ ‌​ ‍‌​ ‌‍​ ‌‌‌‍‌​​‍ ‌‌‍‌‍​ ‍‌​ ​‍‌‍​‍‌‍‌‍‌‍‌​‌‍‌‌​ ‌ ​ ‍‌​ ‌​‌‍​ ‌‍​ ​ ‍ ‌ ‌​‌ ‍‌‌ ​​‌‍‌‌​ ‌‌ ‌‍‌‍‌‌‌‍ ‍‌ ‌‌‌‍‌‌​ ‍ ‌ ​​‌‍​‌‌ ‌​‌‍‍​​ ‌‌ ​ ‌ ‌‌‌‍​‍‌​ ‍‌‍​‌‌ ‌‍‌‍‍‌‌‍‌ ‌‍​‌‌ ‌​‌‍‍‌‌‍ ‌‍ ‍​‍ ‍‌‍​ ‌‍ ‌‍ ​‌ ‌‌‌‍ ‌‌‍ ‍‌ ​ ​‍‌‌​ ‌‌‌​​‍‌‌ ‌‍‍ ‌‍‌‌‌ ‍‌​‍‌‌​ ​ ‌​‌​​‍‌‌​ ​ ‌​‌​​‍‌‌​ ​‍​ ​‍​ ​​​ ​‍​ ‌ ‌‍‌‍​ ‍‌​ ‌ ‌‍​‍​ ​ ‌‍‌‌​ ‍‌‌‍‌‌‌‍​ ​‍‌‌​ ​‍​ ​‍​‍‌‌​ ‌‌‌​‌​​‍ ‍‌‍ ​‌‍‍‌‌‍ ‍‌‍‍ ‌ ​ ​‍‌‌​ ‌‌‌​​‍‌‌ ‌‍‍ ‌‍‌‌‌ ‍‌​‍‌‌​ ​ ‌​‌​​‍‌‌​ ​ ‌​‌​​‍‌‌​ ​‍​ ​‍​ ‍‌​ ‍‌​ ​‌​ ‍​‌‍​ ‌‍​ ​ ​ ​ ‍​​ ​‍​ ​‍​ ​‍​ ‍‌​‍‌‌​ ​‍​ ​‍​‍‌‌​ ‌‌‌​‌​​‍ ‍‌ ‌​‌‍‍‌‌ ‌​‌‍ ​‌‍‌‌​ ‌‍​‍‌‍​‌‌ ​ ‌‍‌‌‌‌‌‌‌ ​‍‌‍ ​​ ‌‌‍‍​‌ ‌​‌ ‌​‌ ​​‌ ​ ​‍‌‌​ ​ ‌​​‌​‍‌‌​ ​‍‌​‌‍​‍‌‌​ ​‍‌​‌‍‌‍​ ‌‍‍​‌‍‌‌‌‍ ​‌ ​ ‌‍‌‌‌‍​‌‌ ​​‌‍‍‌‌‍‌‌‌ ​‍‌ ​ ​‍ ‍‌ ​ ‌‍​‌‌‍ ‍‌‍‍‌‌ ‌​‌ ‍‌​‍ ‍‌ ​ ‌ ‌​‌ ‌‌‌‍‌​‌‍‍‌‌‍ ​‍‌‍‌‍‍‌‌‍‌​​ ‌​ ​‍‌‍​‌​ ‍​​ ‌ ​ ​​​ ‌​​ ​ ​ ‌‍​‍ ‌​ ​‍​ ‌‍​ ‌‍‌‍‌​​‍ ‌​ ‌​‌‍‌‌​ ‍​​ ​​​‍ ‌​ ‍‌​ ‌‍​ ‌‌‌‍‌​​‍ ‌‌‍‌‍​ ‍‌​ ​‍‌‍​‍‌‍‌‍‌‍‌​‌‍‌‌​ ‌ ​ ‍‌​ ‌​‌‍​ ‌‍​ ​‍‌‍‌ ‌​‌ ‍‌‌ ​​‌‍‌‌​ ‌‌ ‌‍‌‍‌‌‌‍ ‍‌ ‌‌‌‍‌‌​‍‌‍‌ ​​‌‍​‌‌ ‌​‌‍‍​​ ‌‌ ​ ‌ ‌‌‌‍​‍‌​ ‍‌‍​‌‌ ‌‍‌‍‍‌‌‍‌ ‌‍​‌‌ ‌​‌‍‍‌‌‍ ‌‍ ‍​‍ ‍‌‍​ ‌‍ ‌‍ ​‌ ‌‌‌‍ ‌‌‍ ‍‌ ​ ​‍‌‌​ ‌‌‌​​‍‌‌ ‌‍‍ ‌‍‌‌‌ ‍‌​‍‌‌​ ​ ‌​‌​​‍‌‌​ ​ ‌​‌​​‍‌‌​ ​‍​ ​‍​ ​​​ ​‍​ ‌ ‌‍‌‍​ ‍‌​ ‌ ‌‍​‍​ ​ ‌‍‌‌​ ‍‌‌‍‌‌‌‍​ ​‍‌‌​ ​‍​ ​‍​‍‌‌​ ‌‌‌​‌​​‍ ‍‌‍ ​‌‍‍‌‌‍ ‍‌‍‍ ‌ ​ ​‍‌‌​ ‌‌‌​​‍‌‌ ‌‍‍ ‌‍‌‌‌ ‍‌​‍‌‌​ ​ ‌​‌​​‍‌‌​ ​ ‌​‌​​‍‌‌​ ​‍​ ​‍​ ‍‌​ ‍‌​ ​‌​ ‍​‌‍​ ‌‍​ ​ ​ ​ ‍​​ ​‍​ ​‍​ ​‍​ ‍‌​‍‌‌​ ​‍​ ​‍​‍‌‌​ ‌‌‌​‌​​‍ ‍‌ ‌​‌‍‍‌‌ ‌​‌‍ ​‌‍‌‌​‍‌‍‌ ​​‌‍‌‌‌ ​‍‌ ​ ‌ ​​‌‍‌‌‌‍​ ‌ ‌​‌‍‍‌‌ ‌‍‌‍‌‌​ ‌‌ ​​‌ ‌‌‌‍​‍‌‍ ​‌‍‍‌‌ ​ ‌‍‍​‌‍‌‌‌‍‌​​‍​‍‌ ‌
Camps​​​​‌ ‍ ​‍​‍‌‍ ‌ ​‍‌‍‍‌‌‍‌ ‌‍‍‌‌‍ ‍​‍​‍​ ‍‍​‍​‍‌ ​ ‌‍​‌‌‍ ‍‌‍‍‌‌ ‌​‌ ‍‌​‍ ‍‌‍‍‌‌‍ ​‍​‍​‍ ​​‍​‍‌‍‍​‌ ​‍‌‍‌‌‌‍‌‍​‍​‍​ ‍‍​‍​‍‌‍‍​‌ ‌​‌ ‌​‌ ​​‌ ​ ​ ‍‍​‍ ​‍ ‌‍​ ‌‍‍​‌‍‌‌‌‍ ​‌ ​ ‌‍‌‌‌‍​‌‌ ​​‌‍‍‌‌‍‌‌‌ ​‍‌ ​ ​‍ ‍‌ ​ ‌‍​‌‌‍ ‍‌‍‍‌‌ ‌​‌ ‍‌​‍ ‍‌ ​ ‌ ‌​‌ ‌‌‌‍‌​‌‍‍‌‌‍ ​‍ ‌‍‍‌‌‍ ‍‌ ‌​‌‍‌‌‌‍ ‍‌ ‌​​‍ ‌‍‌‌‌‍‌​‌‍‍‌‌ ‌​​‍ ‌‍ ‌‌‍ ‌‍‌​‌‍‌‌​ ‌‌ ​​‌ ​‍‌‍‌‌‌ ​ ‌‍‌‌‌‍ ‍‌ ‌​‌‍​‌‌ ‌​‌‍‍‌‌‍ ‌‍ ‍​ ‍ ‌‍‍‌‌‍‌​​ ‌​ ​‍‌‍​‌​ ‍​​ ‌ ​ ​​​ ‌​​ ​ ​ ‌‍​‍ ‌​ ​‍​ ‌‍​ ‌‍‌‍‌​​‍ ‌​ ‌​‌‍‌‌​ ‍​​ ​​​‍ ‌​ ‍‌​ ‌‍​ ‌‌‌‍‌​​‍ ‌‌‍‌‍​ ‍‌​ ​‍‌‍​‍‌‍‌‍‌‍‌​‌‍‌‌​ ‌ ​ ‍‌​ ‌​‌‍​ ‌‍​ ​ ‍ ‌ ‌​‌ ‍‌‌ ​​‌‍‌‌​ ‌‌ ‌‍‌‍‌‌‌‍ ‍‌ ‌‌‌‍‌‌​ ‍ ‌ ​​‌‍​‌‌ ‌​‌‍‍​​ ‌‌ ​ ‌ ‌‌‌‍​‍‌​ ‍‌‍​‌‌ ‌‍‌‍‍‌‌‍‌ ‌‍​‌‌ ‌​‌‍‍‌‌‍ ‌‍ ‍​‍ ‍‌‍​ ‌‍ ‌‍ ​‌ ‌‌‌‍ ‌‌‍ ‍‌ ​ ​‍‌‌​ ‌‌‌​​‍‌‌ ‌‍‍ ‌‍‌‌‌ ‍‌​‍‌‌​ ​ ‌​‌​​‍‌‌​ ​ ‌​‌​​‍‌‌​ ​‍​ ​‍​ ‌​​ ​ ‌‍‌‍​ ​ ​ ‌ ​ ​​​ ‌ ​ ‌ ​ ‌‍​ ‌‍‌‍​‌​ ​​​‍‌‌​ ​‍​ ​‍​‍‌‌​ ‌‌‌​‌​​‍ ‍‌ ‌​‌‍‍‌‌ ‌​‌‍ ​‌‍‌‌​ ‌‍​‍‌‍​‌‌ ​ ‌‍‌‌‌‌‌‌‌ ​‍‌‍ ​​ ‌‌‍‍​‌ ‌​‌ ‌​‌ ​​‌ ​ ​‍‌‌​ ​ ‌​​‌​‍‌‌​ ​‍‌​‌‍​‍‌‌​ ​‍‌​‌‍‌‍​ ‌‍‍​‌‍‌‌‌‍ ​‌ ​ ‌‍‌‌‌‍​‌‌ ​​‌‍‍‌‌‍‌‌‌ ​‍‌ ​ ​‍ ‍‌ ​ ‌‍​‌‌‍ ‍‌‍‍‌‌ ‌​‌ ‍‌​‍ ‍‌ ​ ‌ ‌​‌ ‌‌‌‍‌​‌‍‍‌‌‍ ​‍‌‍‌‍‍‌‌‍‌​​ ‌​ ​‍‌‍​‌​ ‍​​ ‌ ​ ​​​ ‌​​ ​ ​ ‌‍​‍ ‌​ ​‍​ ‌‍​ ‌‍‌‍‌​​‍ ‌​ ‌​‌‍‌‌​ ‍​​ ​​​‍ ‌​ ‍‌​ ‌‍​ ‌‌‌‍‌​​‍ ‌‌‍‌‍​ ‍‌​ ​‍‌‍​‍‌‍‌‍‌‍‌​‌‍‌‌​ ‌ ​ ‍‌​ ‌​‌‍​ ‌‍​ ​‍‌‍‌ ‌​‌ ‍‌‌ ​​‌‍‌‌​ ‌‌ ‌‍‌‍‌‌‌‍ ‍‌ ‌‌‌‍‌‌​‍‌‍‌ ​​‌‍​‌‌ ‌​‌‍‍​​ ‌‌ ​ ‌ ‌‌‌‍​‍‌​ ‍‌‍​‌‌ ‌‍‌‍‍‌‌‍‌ ‌‍​‌‌ ‌​‌‍‍‌‌‍ ‌‍ ‍​‍ ‍‌‍​ ‌‍ ‌‍ ​‌ ‌‌‌‍ ‌‌‍ ‍‌ ​ ​‍‌‌​ ‌‌‌​​‍‌‌ ‌‍‍ ‌‍‌‌‌ ‍‌​‍‌‌​ ​ ‌​‌​​‍‌‌​ ​ ‌​‌​​‍‌‌​ ​‍​ ​‍​ ‌​​ ​ ‌‍‌‍​ ​ ​ ‌ ​ ​​​ ‌ ​ ‌ ​ ‌‍​ ‌‍‌‍​‌​ ​​​‍‌‌​ ​‍​ ​‍​‍‌‌​ ‌‌‌​‌​​‍ ‍‌ ‌​‌‍‍‌‌ ‌​‌‍ ​‌‍‌‌​‍‌‍‌ ​​‌‍‌‌‌ ​‍‌ ​ ‌ ​​‌‍‌‌‌‍​ ‌ ‌​‌‍‍‌‌ ‌‍‌‍‌‌​ ‌‌ ​​‌ ‌‌‌‍​‍‌‍ ​‌‍‍‌‌ ​ ‌‍‍​‌‍‌‌‌‍‌​​‍​‍‌ ‌
Birthday Parties​​​​‌ ‍ ​‍​‍‌‍ ‌ ​‍‌‍‍‌‌‍‌ ‌‍‍‌‌‍ ‍​‍​‍​ ‍‍​‍​‍‌ ​ ‌‍​‌‌‍ ‍‌‍‍‌‌ ‌​‌ ‍‌​‍ ‍‌‍‍‌‌‍ ​‍​‍​‍ ​​‍​‍‌‍‍​‌ ​‍‌‍‌‌‌‍‌‍​‍​‍​ ‍‍​‍​‍‌‍‍​‌ ‌​‌ ‌​‌ ​​‌ ​ ​ ‍‍​‍ ​‍ ‌‍​ ‌‍‍​‌‍‌‌‌‍ ​‌ ​ ‌‍‌‌‌‍​‌‌ ​​‌‍‍‌‌‍‌‌‌ ​‍‌ ​ ​‍ ‍‌ ​ ‌‍​‌‌‍ ‍‌‍‍‌‌ ‌​‌ ‍‌​‍ ‍‌ ​ ‌ ‌​‌ ‌‌‌‍‌​‌‍‍‌‌‍ ​‍ ‌‍‍‌‌‍ ‍‌ ‌​‌‍‌‌‌‍ ‍‌ ‌​​‍ ‌‍‌‌‌‍‌​‌‍‍‌‌ ‌​​‍ ‌‍ ‌‌‍ ‌‍‌​‌‍‌‌​ ‌‌ ​​‌ ​‍‌‍‌‌‌ ​ ‌‍‌‌‌‍ ‍‌ ‌​‌‍​‌‌ ‌​‌‍‍‌‌‍ ‌‍ ‍​ ‍ ‌‍‍‌‌‍‌​​ ‌​ ​‍‌‍​‌​ ‍​​ ‌ ​ ​​​ ‌​​ ​ ​ ‌‍​‍ ‌​ ​‍​ ‌‍​ ‌‍‌‍‌​​‍ ‌​ ‌​‌‍‌‌​ ‍​​ ​​​‍ ‌​ ‍‌​ ‌‍​ ‌‌‌‍‌​​‍ ‌‌‍‌‍​ ‍‌​ ​‍‌‍​‍‌‍‌‍‌‍‌​‌‍‌‌​ ‌ ​ ‍‌​ ‌​‌‍​ ‌‍​ ​ ‍ ‌ ‌​‌ ‍‌‌ ​​‌‍‌‌​ ‌‌ ‌‍‌‍‌‌‌‍ ‍‌ ‌‌‌‍‌‌​ ‍ ‌ ​​‌‍​‌‌ ‌​‌‍‍​​ ‌‌ ​ ‌ ‌‌‌‍​‍‌​ ‍‌‍​‌‌ ‌‍‌‍‍‌‌‍‌ ‌‍​‌‌ ‌​‌‍‍‌‌‍ ‌‍ ‍​‍ ‍‌‍​ ‌‍ ‌‍ ​‌ ‌‌‌‍ ‌‌‍ ‍‌ ​ ​‍‌‌​ ‌‌‌​​‍‌‌ ‌‍‍ ‌‍‌‌‌ ‍‌​‍‌‌​ ​ ‌​‌​​‍‌‌​ ​ ‌​‌​​‍‌‌​ ​‍​ ​‍​ ​​‌‍​ ​ ‌‍​ ​‌‌‍‌‍​ ‍​‌‍​‌​ ‌‌‌‍‌‌​ ‌‍​ ‍​​ ‌​​‍‌‌​ ​‍​ ​‍​‍‌‌​ ‌‌‌​‌​​‍ ‍‌‍ ​‌‍‍‌‌‍ ‍‌‍‍ ‌ ​ ​‍‌‌​ ‌‌‌​​‍‌‌ ‌‍‍ ‌‍‌‌‌ ‍‌​‍‌‌​ ​ ‌​‌​​‍‌‌​ ​ ‌​‌​​‍‌‌​ ​‍​ ​‍​ ‌‌​ ​‍​ ​‌‌‍‌​‌‍‌‍​ ​​​ ​‌​ ‌‍​ ‌‌​ ‍​​ ​‌‌‍​‌​‍‌‌​ ​‍​ ​‍​‍‌‌​ ‌‌‌​‌​​‍ ‍‌ ‌​‌‍‍‌‌ ‌​‌‍ ​‌‍‌‌​ ‌‍​‍‌‍​‌‌ ​ ‌‍‌‌‌‌‌‌‌ ​‍‌‍ ​​ ‌‌‍‍​‌ ‌​‌ ‌​‌ ​​‌ ​ ​‍‌‌​ ​ ‌​​‌​‍‌‌​ ​‍‌​‌‍​‍‌‌​ ​‍‌​‌‍‌‍​ ‌‍‍​‌‍‌‌‌‍ ​‌ ​ ‌‍‌‌‌‍​‌‌ ​​‌‍‍‌‌‍‌‌‌ ​‍‌ ​ ​‍ ‍‌ ​ ‌‍​‌‌‍ ‍‌‍‍‌‌ ‌​‌ ‍‌​‍ ‍‌ ​ ‌ ‌​‌ ‌‌‌‍‌​‌‍‍‌‌‍ ​‍‌‍‌‍‍‌‌‍‌​​ ‌​ ​‍‌‍​‌​ ‍​​ ‌ ​ ​​​ ‌​​ ​ ​ ‌‍​‍ ‌​ ​‍​ ‌‍​ ‌‍‌‍‌​​‍ ‌​ ‌​‌‍‌‌​ ‍​​ ​​​‍ ‌​ ‍‌​ ‌‍​ ‌‌‌‍‌​​‍ ‌‌‍‌‍​ ‍‌​ ​‍‌‍​‍‌‍‌‍‌‍‌​‌‍‌‌​ ‌ ​ ‍‌​ ‌​‌‍​ ‌‍​ ​‍‌‍‌ ‌​‌ ‍‌‌ ​​‌‍‌‌​ ‌‌ ‌‍‌‍‌‌‌‍ ‍‌ ‌‌‌‍‌‌​‍‌‍‌ ​​‌‍​‌‌ ‌​‌‍‍​​ ‌‌ ​ ‌ ‌‌‌‍​‍‌​ ‍‌‍​‌‌ ‌‍‌‍‍‌‌‍‌ ‌‍​‌‌ ‌​‌‍‍‌‌‍ ‌‍ ‍​‍ ‍‌‍​ ‌‍ ‌‍ ​‌ ‌‌‌‍ ‌‌‍ ‍‌ ​ ​‍‌‌​ ‌‌‌​​‍‌‌ ‌‍‍ ‌‍‌‌‌ ‍‌​‍‌‌​ ​ ‌​‌​​‍‌‌​ ​ ‌​‌​​‍‌‌​ ​‍​ ​‍​ ​​‌‍​ ​ ‌‍​ ​‌‌‍‌‍​ ‍​‌‍​‌​ ‌‌‌‍‌‌​ ‌‍​ ‍​​ ‌​​‍‌‌​ ​‍​ ​‍​‍‌‌​ ‌‌‌​‌​​‍ ‍‌‍ ​‌‍‍‌‌‍ ‍‌‍‍ ‌ ​ ​‍‌‌​ ‌‌‌​​‍‌‌ ‌‍‍ ‌‍‌‌‌ ‍‌​‍‌‌​ ​ ‌​‌​​‍‌‌​ ​ ‌​‌​​‍‌‌​ ​‍​ ​‍​ ‌‌​ ​‍​ ​‌‌‍‌​‌‍‌‍​ ​​​ ​‌​ ‌‍​ ‌‌​ ‍​​ ​‌‌‍​‌​‍‌‌​ ​‍​ ​‍​‍‌‌​ ‌‌‌​‌​​‍ ‍‌ ‌​‌‍‍‌‌ ‌​‌‍ ​‌‍‌‌​‍‌‍‌ ​​‌‍‌‌‌ ​‍‌ ​ ‌ ​​‌‍‌‌‌‍​ ‌ ‌​‌‍‍‌‌ ‌‍‌‍‌‌​ ‌‌ ​​‌ ‌‌‌‍​‍‌‍ ​‌‍‍‌‌ ​ ‌‍‍​‌‍‌‌‌‍‌​​‍​‍‌ ‌
Memberships​​​​‌ ‍ ​‍​‍‌‍ ‌ ​‍‌‍‍‌‌‍‌ ‌‍‍‌‌‍ ‍​‍​‍​ ‍‍​‍​‍‌ ​ ‌‍​‌‌‍ ‍‌‍‍‌‌ ‌​‌ ‍‌​‍ ‍‌‍‍‌‌‍ ​‍​‍​‍ ​​‍​‍‌‍‍​‌ ​‍‌‍‌‌‌‍‌‍​‍​‍​ ‍‍​‍​‍‌‍‍​‌ ‌​‌ ‌​‌ ​​‌ ​ ​ ‍‍​‍ ​‍ ‌‍​ ‌‍‍​‌‍‌‌‌‍ ​‌ ​ ‌‍‌‌‌‍​‌‌ ​​‌‍‍‌‌‍‌‌‌ ​‍‌ ​ ​‍ ‍‌ ​ ‌‍​‌‌‍ ‍‌‍‍‌‌ ‌​‌ ‍‌​‍ ‍‌ ​ ‌ ‌​‌ ‌‌‌‍‌​‌‍‍‌‌‍ ​‍ ‌‍‍‌‌‍ ‍‌ ‌​‌‍‌‌‌‍ ‍‌ ‌​​‍ ‌‍‌‌‌‍‌​‌‍‍‌‌ ‌​​‍ ‌‍ ‌‌‍ ‌‍‌​‌‍‌‌​ ‌‌ ​​‌ ​‍‌‍‌‌‌ ​ ‌‍‌‌‌‍ ‍‌ ‌​‌‍​‌‌ ‌​‌‍‍‌‌‍ ‌‍ ‍​ ‍ ‌‍‍‌‌‍‌​​ ‌​ ​‍‌‍​‌​ ‍​​ ‌ ​ ​​​ ‌​​ ​ ​ ‌‍​‍ ‌​ ​‍​ ‌‍​ ‌‍‌‍‌​​‍ ‌​ ‌​‌‍‌‌​ ‍​​ ​​​‍ ‌​ ‍‌​ ‌‍​ ‌‌‌‍‌​​‍ ‌‌‍‌‍​ ‍‌​ ​‍‌‍​‍‌‍‌‍‌‍‌​‌‍‌‌​ ‌ ​ ‍‌​ ‌​‌‍​ ‌‍​ ​ ‍ ‌ ‌​‌ ‍‌‌ ​​‌‍‌‌​ ‌‌ ‌‍‌‍‌‌‌‍ ‍‌ ‌‌‌‍‌‌​ ‍ ‌ ​​‌‍​‌‌ ‌​‌‍‍​​ ‌‌ ​ ‌ ‌‌‌‍​‍‌​ ‍‌‍​‌‌ ‌‍‌‍‍‌‌‍‌ ‌‍​‌‌ ‌​‌‍‍‌‌‍ ‌‍ ‍​‍ ‍‌‍​ ‌‍ ‌‍ ​‌ ‌‌‌‍ ‌‌‍ ‍‌ ​ ​‍‌‌​ ‌‌‌​​‍‌‌ ‌‍‍ ‌‍‌‌‌ ‍‌​‍‌‌​ ​ ‌​‌​​‍‌‌​ ​ ‌​‌​​‍‌‌​ ​‍​ ​‍​ ‌‍​ ‍​​ ‌ ​ ‌‌​ ‌‍​ ​‍​ ​ ​ ​‌​ ‍​​ ​ ​ ‌‌​ ‍​​‍‌‌​ ​‍​ ​‍​‍‌‌​ ‌‌‌​‌​​‍ ‍‌‍ ​‌‍‍‌‌‍ ‍‌‍‍ ‌ ​ ​‍‌‌​ ‌‌‌​​‍‌‌ ‌‍‍ ‌‍‌‌‌ ‍‌​‍‌‌​ ​ ‌​‌​​‍‌‌​ ​ ‌​‌​​‍‌‌​ ​‍​ ​‍​ ​ ‌‍‌‍​ ​ ‌‍​‌​ ​‌‌‍‌‌‌‍​‌‌‍​ ​ ‍​‌‍‌‌‌‍‌‌​ ‌​​‍‌‌​ ​‍​ ​‍​‍‌‌​ ‌‌‌​‌​​‍ ‍‌ ‌​‌‍‍‌‌ ‌​‌‍ ​‌‍‌‌​ ‌‍​‍‌‍​‌‌ ​ ‌‍‌‌‌‌‌‌‌ ​‍‌‍ ​​ ‌‌‍‍​‌ ‌​‌ ‌​‌ ​​‌ ​ ​‍‌‌​ ​ ‌​​‌​‍‌‌​ ​‍‌​‌‍​‍‌‌​ ​‍‌​‌‍‌‍​ ‌‍‍​‌‍‌‌‌‍ ​‌ ​ ‌‍‌‌‌‍​‌‌ ​​‌‍‍‌‌‍‌‌‌ ​‍‌ ​ ​‍ ‍‌ ​ ‌‍​‌‌‍ ‍‌‍‍‌‌ ‌​‌ ‍‌​‍ ‍‌ ​ ‌ ‌​‌ ‌‌‌‍‌​‌‍‍‌‌‍ ​‍‌‍‌‍‍‌‌‍‌​​ ‌​ ​‍‌‍​‌​ ‍​​ ‌ ​ ​​​ ‌​​ ​ ​ ‌‍​‍ ‌​ ​‍​ ‌‍​ ‌‍‌‍‌​​‍ ‌​ ‌​‌‍‌‌​ ‍​​ ​​​‍ ‌​ ‍‌​ ‌‍​ ‌‌‌‍‌​​‍ ‌‌‍‌‍​ ‍‌​ ​‍‌‍​‍‌‍‌‍‌‍‌​‌‍‌‌​ ‌ ​ ‍‌​ ‌​‌‍​ ‌‍​ ​‍‌‍‌ ‌​‌ ‍‌‌ ​​‌‍‌‌​ ‌‌ ‌‍‌‍‌‌‌‍ ‍‌ ‌‌‌‍‌‌​‍‌‍‌ ​​‌‍​‌‌ ‌​‌‍‍​​ ‌‌ ​ ‌ ‌‌‌‍​‍‌​ ‍‌‍​‌‌ ‌‍‌‍‍‌‌‍‌ ‌‍​‌‌ ‌​‌‍‍‌‌‍ ‌‍ ‍​‍ ‍‌‍​ ‌‍ ‌‍ ​‌ ‌‌‌‍ ‌‌‍ ‍‌ ​ ​‍‌‌​ ‌‌‌​​‍‌‌ ‌‍‍ ‌‍‌‌‌ ‍‌​‍‌‌​ ​ ‌​‌​​‍‌‌​ ​ ‌​‌​​‍‌‌​ ​‍​ ​‍​ ‌‍​ ‍​​ ‌ ​ ‌‌​ ‌‍​ ​‍​ ​ ​ ​‌​ ‍​​ ​ ​ ‌‌​ ‍​​‍‌‌​ ​‍​ ​‍​‍‌‌​ ‌‌‌​‌​​‍ ‍‌‍ ​‌‍‍‌‌‍ ‍‌‍‍ ‌ ​ ​‍‌‌​ ‌‌‌​​‍‌‌ ‌‍‍ ‌‍‌‌‌ ‍‌​‍‌‌​ ​ ‌​‌​​‍‌‌​ ​ ‌​‌​​‍‌‌​ ​‍​ ​‍​ ​ ‌‍‌‍​ ​ ‌‍​‌​ ​‌‌‍‌‌‌‍​‌‌‍​ ​ ‍​‌‍‌‌‌‍‌‌​ ‌​​‍‌‌​ ​‍​ ​‍​‍‌‌​ ‌‌‌​‌​​‍ ‍‌ ‌​‌‍‍‌‌ ‌​‌‍ ​‌‍‌‌​‍‌‍‌ ​​‌‍‌‌‌ ​‍‌ ​ ‌ ​​‌‍‌‌‌‍​ ‌ ‌​‌‍‍‌‌ ‌‍‌‍‌‌​ ‌‌ ​​‌ ‌‌‌‍​‍‌‍ ​‌‍‍‌‌ ​ ‌‍‍​‌‍‌‌‌‍‌​​‍​‍‌ ‌
More
Overview​​​​‌ ‍ ​‍​‍‌‍ ‌ ​‍‌‍‍‌‌‍‌ ‌‍‍‌‌‍ ‍​‍​‍​ ‍‍​‍​‍‌ ​ ‌‍​‌‌‍ ‍‌‍‍‌‌ ‌​‌ ‍‌​‍ ‍‌‍‍‌‌‍ ​‍​‍​‍ ​​‍​‍‌‍‍​‌ ​‍‌‍‌‌‌‍‌‍​‍​‍​ ‍‍​‍​‍‌‍‍​‌ ‌​‌ ‌​‌ ​​‌ ​ ​ ‍‍​‍ ​‍ ‌‍​ ‌‍‍​‌‍‌‌‌‍ ​‌ ​ ‌‍‌‌‌‍​‌‌ ​​‌‍‍‌‌‍‌‌‌ ​‍‌ ​ ​‍ ‍‌ ​ ‌‍​‌‌‍ ‍‌‍‍‌‌ ‌​‌ ‍‌​‍ ‍‌ ​ ‌ ‌​‌ ‌‌‌‍‌​‌‍‍‌‌‍ ​‍ ‌‍‍‌‌‍ ‍‌ ‌​‌‍‌‌‌‍ ‍‌ ‌​​‍ ‌‍‌‌‌‍‌​‌‍‍‌‌ ‌​​‍ ‌‍ ‌‌‍ ‌‍‌​‌‍‌‌​ ‌‌ ​​‌ ​‍‌‍‌‌‌ ​ ‌‍‌‌‌‍ ‍‌ ‌​‌‍​‌‌ ‌​‌‍‍‌‌‍ ‌‍ ‍​ ‍ ‌‍‍‌‌‍‌​​ ‌​ ​‍‌‍​‌​ ‍​​ ‌ ​ ​​​ ‌​​ ​ ​ ‌‍​‍ ‌​ ​‍​ ‌‍​ ‌‍‌‍‌​​‍ ‌​ ‌​‌‍‌‌​ ‍​​ ​​​‍ ‌​ ‍‌​ ‌‍​ ‌‌‌‍‌​​‍ ‌‌‍‌‍​ ‍‌​ ​‍‌‍​‍‌‍‌‍‌‍‌​‌‍‌‌​ ‌ ​ ‍‌​ ‌​‌‍​ ‌‍​ ​ ‍ ‌ ‌​‌ ‍‌‌ ​​‌‍‌‌​ ‌‌ ‌‍‌‍‌‌‌‍ ‍‌ ‌‌‌‍‌‌​ ‍ ‌ ​​‌‍​‌‌ ‌​‌‍‍​​ ‌‌ ​ ‌ ‌‌‌‍​‍‌​ ‍‌‍​‌‌ ‌‍‌‍‍‌‌‍‌ ‌‍​‌‌ ‌​‌‍‍‌‌‍ ‌‍ ‍​‍ ‍‌‍​ ‌‍ ‌‍ ​‌ ‌‌‌‍ ‌‌‍ ‍‌ ​ ​‍‌‌​ ‌‌‌​​‍‌‌ ‌‍‍ ‌‍‌‌‌ ‍‌​‍‌‌​ ​ ‌​‌​​‍‌‌​ ​ ‌​‌​​‍‌‌​ ​‍​ ​‍‌‍​‍​ ​ ‌‍‌​​ ​‌‌‍‌‍​ ​ ​ ‍‌‌‍‌​​ ‍​​ ‍‌​ ‌ ​ ​​​ ‍​​ ​‍‌‍‌​​ ‌ ​ ​​​ ​ ‌‍‌‍​ ​‍​ ​‌​ ​ ‌‍​‌​ ‍​​ ‍​​ ​‌‌‍​‍​ ‌‌‌‍​‌‌‍​‌‌‍​‌​ ‌‍​‍‌‌​ ​‍​ ​‍​‍‌‌​ ‌‌‌​‌​​‍ ‍‌‍ ​‌‍‍‌‌‍ ‍‌‍‍ ‌ ​ ​‍‌‌​ ‌‌‌​​‍‌‌ ‌‍‍ ‌‍‌‌‌ ‍‌​‍‌‌​ ​ ‌​‌​​‍‌‌​ ​ ‌​‌​​‍‌‌​ ​‍​ ​‍​ ‍‌​ ‍‌​ ​‌​ ‍​‌‍​ ‌‍​ ​ ​ ​ ‍​​ ​‍​ ​‍​ ​‍​ ‍‌​‍‌‌​ ​‍​ ​‍​‍‌‌​ ‌‌‌​‌​​‍ ‍‌ ‌​‌‍‍‌‌ ‌​‌‍ ​‌‍‌‌​ ‌‍​‍‌‍​‌‌ ​ ‌‍‌‌‌‌‌‌‌ ​‍‌‍ ​​ ‌‌‍‍​‌ ‌​‌ ‌​‌ ​​‌ ​ ​‍‌‌​ ​ ‌​​‌​‍‌‌​ ​‍‌​‌‍​‍‌‌​ ​‍‌​‌‍‌‍​ ‌‍‍​‌‍‌‌‌‍ ​‌ ​ ‌‍‌‌‌‍​‌‌ ​​‌‍‍‌‌‍‌‌‌ ​‍‌ ​ ​‍ ‍‌ ​ ‌‍​‌‌‍ ‍‌‍‍‌‌ ‌​‌ ‍‌​‍ ‍‌ ​ ‌ ‌​‌ ‌‌‌‍‌​‌‍‍‌‌‍ ​‍‌‍‌‍‍‌‌‍‌​​ ‌​ ​‍‌‍​‌​ ‍​​ ‌ ​ ​​​ ‌​​ ​ ​ ‌‍​‍ ‌​ ​‍​ ‌‍​ ‌‍‌‍‌​​‍ ‌​ ‌​‌‍‌‌​ ‍​​ ​​​‍ ‌​ ‍‌​ ‌‍​ ‌‌‌‍‌​​‍ ‌‌‍‌‍​ ‍‌​ ​‍‌‍​‍‌‍‌‍‌‍‌​‌‍‌‌​ ‌ ​ ‍‌​ ‌​‌‍​ ‌‍​ ​‍‌‍‌ ‌​‌ ‍‌‌ ​​‌‍‌‌​ ‌‌ ‌‍‌‍‌‌‌‍ ‍‌ ‌‌‌‍‌‌​‍‌‍‌ ​​‌‍​‌‌ ‌​‌‍‍​​ ‌‌ ​ ‌ ‌‌‌‍​‍‌​ ‍‌‍​‌‌ ‌‍‌‍‍‌‌‍‌ ‌‍​‌‌ ‌​‌‍‍‌‌‍ ‌‍ ‍​‍ ‍‌‍​ ‌‍ ‌‍ ​‌ ‌‌‌‍ ‌‌‍ ‍‌ ​ ​‍‌‌​ ‌‌‌​​‍‌‌ ‌‍‍ ‌‍‌‌‌ ‍‌​‍‌‌​ ​ ‌​‌​​‍‌‌​ ​ ‌​‌​​‍‌‌​ ​‍​ ​‍‌‍​‍​ ​ ‌‍‌​​ ​‌‌‍‌‍​ ​ ​ ‍‌‌‍‌​​ ‍​​ ‍‌​ ‌ ​ ​​​ ‍​​ ​‍‌‍‌​​ ‌ ​ ​​​ ​ ‌‍‌‍​ ​‍​ ​‌​ ​ ‌‍​‌​ ‍​​ ‍​​ ​‌‌‍​‍​ ‌‌‌‍​‌‌‍​‌‌‍​‌​ ‌‍​‍‌‌​ ​‍​ ​‍​‍‌‌​ ‌‌‌​‌​​‍ ‍‌‍ ​‌‍‍‌‌‍ ‍‌‍‍ ‌ ​ ​‍‌‌​ ‌‌‌​​‍‌‌ ‌‍‍ ‌‍‌‌‌ ‍‌​‍‌‌​ ​ ‌​‌​​‍‌‌​ ​ ‌​‌​​‍‌‌​ ​‍​ ​‍​ ‍‌​ ‍‌​ ​‌​ ‍​‌‍​ ‌‍​ ​ ​ ​ ‍​​ ​‍​ ​‍​ ​‍​ ‍‌​‍‌‌​ ​‍​ ​‍​‍‌‌​ ‌‌‌​‌​​‍ ‍‌ ‌​‌‍‍‌‌ ‌​‌‍ ​‌‍‌‌​‍‌‍‌ ​​‌‍‌‌‌ ​‍‌ ​ ‌ ​​‌‍‌‌‌‍​ ‌ ‌​‌‍‍‌‌ ‌‍‌‍‌‌​ ‌‌ ​​‌ ‌‌‌‍​‍‌‍ ​‌‍‍‌‌ ​ ‌‍‍​‌‍‌‌‌‍‌​​‍​‍‌ ‌
Classes​​​​‌ ‍ ​‍​‍‌‍ ‌ ​‍‌‍‍‌‌‍‌ ‌‍‍‌‌‍ ‍​‍​‍​ ‍‍​‍​‍‌ ​ ‌‍​‌‌‍ ‍‌‍‍‌‌ ‌​‌ ‍‌​‍ ‍‌‍‍‌‌‍ ​‍​‍​‍ ​​‍​‍‌‍‍​‌ ​‍‌‍‌‌‌‍‌‍​‍​‍​ ‍‍​‍​‍‌‍‍​‌ ‌​‌ ‌​‌ ​​‌ ​ ​ ‍‍​‍ ​‍ ‌‍​ ‌‍‍​‌‍‌‌‌‍ ​‌ ​ ‌‍‌‌‌‍​‌‌ ​​‌‍‍‌‌‍‌‌‌ ​‍‌ ​ ​‍ ‍‌ ​ ‌‍​‌‌‍ ‍‌‍‍‌‌ ‌​‌ ‍‌​‍ ‍‌ ​ ‌ ‌​‌ ‌‌‌‍‌​‌‍‍‌‌‍ ​‍ ‌‍‍‌‌‍ ‍‌ ‌​‌‍‌‌‌‍ ‍‌ ‌​​‍ ‌‍‌‌‌‍‌​‌‍‍‌‌ ‌​​‍ ‌‍ ‌‌‍ ‌‍‌​‌‍‌‌​ ‌‌ ​​‌ ​‍‌‍‌‌‌ ​ ‌‍‌‌‌‍ ‍‌ ‌​‌‍​‌‌ ‌​‌‍‍‌‌‍ ‌‍ ‍​ ‍ ‌‍‍‌‌‍‌​​ ‌​ ​‍‌‍​‌​ ‍​​ ‌ ​ ​​​ ‌​​ ​ ​ ‌‍​‍ ‌​ ​‍​ ‌‍​ ‌‍‌‍‌​​‍ ‌​ ‌​‌‍‌‌​ ‍​​ ​​​‍ ‌​ ‍‌​ ‌‍​ ‌‌‌‍‌​​‍ ‌‌‍‌‍​ ‍‌​ ​‍‌‍​‍‌‍‌‍‌‍‌​‌‍‌‌​ ‌ ​ ‍‌​ ‌​‌‍​ ‌‍​ ​ ‍ ‌ ‌​‌ ‍‌‌ ​​‌‍‌‌​ ‌‌ ‌‍‌‍‌‌‌‍ ‍‌ ‌‌‌‍‌‌​ ‍ ‌ ​​‌‍​‌‌ ‌​‌‍‍​​ ‌‌ ​ ‌ ‌‌‌‍​‍‌​ ‍‌‍​‌‌ ‌‍‌‍‍‌‌‍‌ ‌‍​‌‌ ‌​‌‍‍‌‌‍ ‌‍ ‍​‍ ‍‌‍​ ‌‍ ‌‍ ​‌ ‌‌‌‍ ‌‌‍ ‍‌ ​ ​‍‌‌​ ‌‌‌​​‍‌‌ ‌‍‍ ‌‍‌‌‌ ‍‌​‍‌‌​ ​ ‌​‌​​‍‌‌​ ​ ‌​‌​​‍‌‌​ ​‍​ ​‍​ ​​​ ​‍​ ‌ ‌‍‌‍​ ‍‌​ ‌ ‌‍​‍​ ​ ‌‍‌‌​ ‍‌‌‍‌‌‌‍​ ​‍‌‌​ ​‍​ ​‍​‍‌‌​ ‌‌‌​‌​​‍ ‍‌‍ ​‌‍‍‌‌‍ ‍‌‍‍ ‌ ​ ​‍‌‌​ ‌‌‌​​‍‌‌ ‌‍‍ ‌‍‌‌‌ ‍‌​‍‌‌​ ​ ‌​‌​​‍‌‌​ ​ ‌​‌​​‍‌‌​ ​‍​ ​‍​ ‍‌​ ‍‌​ ​‌​ ‍​‌‍​ ‌‍​ ​ ​ ​ ‍​​ ​‍​ ​‍​ ​‍​ ‍‌​‍‌‌​ ​‍​ ​‍​‍‌‌​ ‌‌‌​‌​​‍ ‍‌ ‌​‌‍‍‌‌ ‌​‌‍ ​‌‍‌‌​ ‌‍​‍‌‍​‌‌ ​ ‌‍‌‌‌‌‌‌‌ ​‍‌‍ ​​ ‌‌‍‍​‌ ‌​‌ ‌​‌ ​​‌ ​ ​‍‌‌​ ​ ‌​​‌​‍‌‌​ ​‍‌​‌‍​‍‌‌​ ​‍‌​‌‍‌‍​ ‌‍‍​‌‍‌‌‌‍ ​‌ ​ ‌‍‌‌‌‍​‌‌ ​​‌‍‍‌‌‍‌‌‌ ​‍‌ ​ ​‍ ‍‌ ​ ‌‍​‌‌‍ ‍‌‍‍‌‌ ‌​‌ ‍‌​‍ ‍‌ ​ ‌ ‌​‌ ‌‌‌‍‌​‌‍‍‌‌‍ ​‍‌‍‌‍‍‌‌‍‌​​ ‌​ ​‍‌‍​‌​ ‍​​ ‌ ​ ​​​ ‌​​ ​ ​ ‌‍​‍ ‌​ ​‍​ ‌‍​ ‌‍‌‍‌​​‍ ‌​ ‌​‌‍‌‌​ ‍​​ ​​​‍ ‌​ ‍‌​ ‌‍​ ‌‌‌‍‌​​‍ ‌‌‍‌‍​ ‍‌​ ​‍‌‍​‍‌‍‌‍‌‍‌​‌‍‌‌​ ‌ ​ ‍‌​ ‌​‌‍​ ‌‍​ ​‍‌‍‌ ‌​‌ ‍‌‌ ​​‌‍‌‌​ ‌‌ ‌‍‌‍‌‌‌‍ ‍‌ ‌‌‌‍‌‌​‍‌‍‌ ​​‌‍​‌‌ ‌​‌‍‍​​ ‌‌ ​ ‌ ‌‌‌‍​‍‌​ ‍‌‍​‌‌ ‌‍‌‍‍‌‌‍‌ ‌‍​‌‌ ‌​‌‍‍‌‌‍ ‌‍ ‍​‍ ‍‌‍​ ‌‍ ‌‍ ​‌ ‌‌‌‍ ‌‌‍ ‍‌ ​ ​‍‌‌​ ‌‌‌​​‍‌‌ ‌‍‍ ‌‍‌‌‌ ‍‌​‍‌‌​ ​ ‌​‌​​‍‌‌​ ​ ‌​‌​​‍‌‌​ ​‍​ ​‍​ ​​​ ​‍​ ‌ ‌‍‌‍​ ‍‌​ ‌ ‌‍​‍​ ​ ‌‍‌‌​ ‍‌‌‍‌‌‌‍​ ​‍‌‌​ ​‍​ ​‍​‍‌‌​ ‌‌‌​‌​​‍ ‍‌‍ ​‌‍‍‌‌‍ ‍‌‍‍ ‌ ​ ​‍‌‌​ ‌‌‌​​‍‌‌ ‌‍‍ ‌‍‌‌‌ ‍‌​‍‌‌​ ​ ‌​‌​​‍‌‌​ ​ ‌​‌​​‍‌‌​ ​‍​ ​‍​ ‍‌​ ‍‌​ ​‌​ ‍​‌‍​ ‌‍​ ​ ​ ​ ‍​​ ​‍​ ​‍​ ​‍​ ‍‌​‍‌‌​ ​‍​ ​‍​‍‌‌​ ‌‌‌​‌​​‍ ‍‌ ‌​‌‍‍‌‌ ‌​‌‍ ​‌‍‌‌​‍‌‍‌ ​​‌‍‌‌‌ ​‍‌ ​ ‌ ​​‌‍‌‌‌‍​ ‌ ‌​‌‍‍‌‌ ‌‍‌‍‌‌​ ‌‌ ​​‌ ‌‌‌‍​‍‌‍ ​‌‍‍‌‌ ​ ‌‍‍​‌‍‌‌‌‍‌​​‍​‍‌ ‌
Camps​​​​‌ ‍ ​‍​‍‌‍ ‌ ​‍‌‍‍‌‌‍‌ ‌‍‍‌‌‍ ‍​‍​‍​ ‍‍​‍​‍‌ ​ ‌‍​‌‌‍ ‍‌‍‍‌‌ ‌​‌ ‍‌​‍ ‍‌‍‍‌‌‍ ​‍​‍​‍ ​​‍​‍‌‍‍​‌ ​‍‌‍‌‌‌‍‌‍​‍​‍​ ‍‍​‍​‍‌‍‍​‌ ‌​‌ ‌​‌ ​​‌ ​ ​ ‍‍​‍ ​‍ ‌‍​ ‌‍‍​‌‍‌‌‌‍ ​‌ ​ ‌‍‌‌‌‍​‌‌ ​​‌‍‍‌‌‍‌‌‌ ​‍‌ ​ ​‍ ‍‌ ​ ‌‍​‌‌‍ ‍‌‍‍‌‌ ‌​‌ ‍‌​‍ ‍‌ ​ ‌ ‌​‌ ‌‌‌‍‌​‌‍‍‌‌‍ ​‍ ‌‍‍‌‌‍ ‍‌ ‌​‌‍‌‌‌‍ ‍‌ ‌​​‍ ‌‍‌‌‌‍‌​‌‍‍‌‌ ‌​​‍ ‌‍ ‌‌‍ ‌‍‌​‌‍‌‌​ ‌‌ ​​‌ ​‍‌‍‌‌‌ ​ ‌‍‌‌‌‍ ‍‌ ‌​‌‍​‌‌ ‌​‌‍‍‌‌‍ ‌‍ ‍​ ‍ ‌‍‍‌‌‍‌​​ ‌​ ​‍‌‍​‌​ ‍​​ ‌ ​ ​​​ ‌​​ ​ ​ ‌‍​‍ ‌​ ​‍​ ‌‍​ ‌‍‌‍‌​​‍ ‌​ ‌​‌‍‌‌​ ‍​​ ​​​‍ ‌​ ‍‌​ ‌‍​ ‌‌‌‍‌​​‍ ‌‌‍‌‍​ ‍‌​ ​‍‌‍​‍‌‍‌‍‌‍‌​‌‍‌‌​ ‌ ​ ‍‌​ ‌​‌‍​ ‌‍​ ​ ‍ ‌ ‌​‌ ‍‌‌ ​​‌‍‌‌​ ‌‌ ‌‍‌‍‌‌‌‍ ‍‌ ‌‌‌‍‌‌​ ‍ ‌ ​​‌‍​‌‌ ‌​‌‍‍​​ ‌‌ ​ ‌ ‌‌‌‍​‍‌​ ‍‌‍​‌‌ ‌‍‌‍‍‌‌‍‌ ‌‍​‌‌ ‌​‌‍‍‌‌‍ ‌‍ ‍​‍ ‍‌‍​ ‌‍ ‌‍ ​‌ ‌‌‌‍ ‌‌‍ ‍‌ ​ ​‍‌‌​ ‌‌‌​​‍‌‌ ‌‍‍ ‌‍‌‌‌ ‍‌​‍‌‌​ ​ ‌​‌​​‍‌‌​ ​ ‌​‌​​‍‌‌​ ​‍​ ​‍​ ‌​​ ​ ‌‍‌‍​ ​ ​ ‌ ​ ​​​ ‌ ​ ‌ ​ ‌‍​ ‌‍‌‍​‌​ ​​​‍‌‌​ ​‍​ ​‍​‍‌‌​ ‌‌‌​‌​​‍ ‍‌ ‌​‌‍‍‌‌ ‌​‌‍ ​‌‍‌‌​ ‌‍​‍‌‍​‌‌ ​ ‌‍‌‌‌‌‌‌‌ ​‍‌‍ ​​ ‌‌‍‍​‌ ‌​‌ ‌​‌ ​​‌ ​ ​‍‌‌​ ​ ‌​​‌​‍‌‌​ ​‍‌​‌‍​‍‌‌​ ​‍‌​‌‍‌‍​ ‌‍‍​‌‍‌‌‌‍ ​‌ ​ ‌‍‌‌‌‍​‌‌ ​​‌‍‍‌‌‍‌‌‌ ​‍‌ ​ ​‍ ‍‌ ​ ‌‍​‌‌‍ ‍‌‍‍‌‌ ‌​‌ ‍‌​‍ ‍‌ ​ ‌ ‌​‌ ‌‌‌‍‌​‌‍‍‌‌‍ ​‍‌‍‌‍‍‌‌‍‌​​ ‌​ ​‍‌‍​‌​ ‍​​ ‌ ​ ​​​ ‌​​ ​ ​ ‌‍​‍ ‌​ ​‍​ ‌‍​ ‌‍‌‍‌​​‍ ‌​ ‌​‌‍‌‌​ ‍​​ ​​​‍ ‌​ ‍‌​ ‌‍​ ‌‌‌‍‌​​‍ ‌‌‍‌‍​ ‍‌​ ​‍‌‍​‍‌‍‌‍‌‍‌​‌‍‌‌​ ‌ ​ ‍‌​ ‌​‌‍​ ‌‍​ ​‍‌‍‌ ‌​‌ ‍‌‌ ​​‌‍‌‌​ ‌‌ ‌‍‌‍‌‌‌‍ ‍‌ ‌‌‌‍‌‌​‍‌‍‌ ​​‌‍​‌‌ ‌​‌‍‍​​ ‌‌ ​ ‌ ‌‌‌‍​‍‌​ ‍‌‍​‌‌ ‌‍‌‍‍‌‌‍‌ ‌‍​‌‌ ‌​‌‍‍‌‌‍ ‌‍ ‍​‍ ‍‌‍​ ‌‍ ‌‍ ​‌ ‌‌‌‍ ‌‌‍ ‍‌ ​ ​‍‌‌​ ‌‌‌​​‍‌‌ ‌‍‍ ‌‍‌‌‌ ‍‌​‍‌‌​ ​ ‌​‌​​‍‌‌​ ​ ‌​‌​​‍‌‌​ ​‍​ ​‍​ ‌​​ ​ ‌‍‌‍​ ​ ​ ‌ ​ ​​​ ‌ ​ ‌ ​ ‌‍​ ‌‍‌‍​‌​ ​​​‍‌‌​ ​‍​ ​‍​‍‌‌​ ‌‌‌​‌​​‍ ‍‌ ‌​‌‍‍‌‌ ‌​‌‍ ​‌‍‌‌​‍‌‍‌ ​​‌‍‌‌‌ ​‍‌ ​ ‌ ​​‌‍‌‌‌‍​ ‌ ‌​‌‍‍‌‌ ‌‍‌‍‌‌​ ‌‌ ​​‌ ‌‌‌‍​‍‌‍ ​‌‍‍‌‌ ​ ‌‍‍​‌‍‌‌‌‍‌​​‍​‍‌ ‌
Birthday Parties​​​​‌ ‍ ​‍​‍‌‍ ‌ ​‍‌‍‍‌‌‍‌ ‌‍‍‌‌‍ ‍​‍​‍​ ‍‍​‍​‍‌ ​ ‌‍​‌‌‍ ‍‌‍‍‌‌ ‌​‌ ‍‌​‍ ‍‌‍‍‌‌‍ ​‍​‍​‍ ​​‍​‍‌‍‍​‌ ​‍‌‍‌‌‌‍‌‍​‍​‍​ ‍‍​‍​‍‌‍‍​‌ ‌​‌ ‌​‌ ​​‌ ​ ​ ‍‍​‍ ​‍ ‌‍​ ‌‍‍​‌‍‌‌‌‍ ​‌ ​ ‌‍‌‌‌‍​‌‌ ​​‌‍‍‌‌‍‌‌‌ ​‍‌ ​ ​‍ ‍‌ ​ ‌‍​‌‌‍ ‍‌‍‍‌‌ ‌​‌ ‍‌​‍ ‍‌ ​ ‌ ‌​‌ ‌‌‌‍‌​‌‍‍‌‌‍ ​‍ ‌‍‍‌‌‍ ‍‌ ‌​‌‍‌‌‌‍ ‍‌ ‌​​‍ ‌‍‌‌‌‍‌​‌‍‍‌‌ ‌​​‍ ‌‍ ‌‌‍ ‌‍‌​‌‍‌‌​ ‌‌ ​​‌ ​‍‌‍‌‌‌ ​ ‌‍‌‌‌‍ ‍‌ ‌​‌‍​‌‌ ‌​‌‍‍‌‌‍ ‌‍ ‍​ ‍ ‌‍‍‌‌‍‌​​ ‌​ ​‍‌‍​‌​ ‍​​ ‌ ​ ​​​ ‌​​ ​ ​ ‌‍​‍ ‌​ ​‍​ ‌‍​ ‌‍‌‍‌​​‍ ‌​ ‌​‌‍‌‌​ ‍​​ ​​​‍ ‌​ ‍‌​ ‌‍​ ‌‌‌‍‌​​‍ ‌‌‍‌‍​ ‍‌​ ​‍‌‍​‍‌‍‌‍‌‍‌​‌‍‌‌​ ‌ ​ ‍‌​ ‌​‌‍​ ‌‍​ ​ ‍ ‌ ‌​‌ ‍‌‌ ​​‌‍‌‌​ ‌‌ ‌‍‌‍‌‌‌‍ ‍‌ ‌‌‌‍‌‌​ ‍ ‌ ​​‌‍​‌‌ ‌​‌‍‍​​ ‌‌ ​ ‌ ‌‌‌‍​‍‌​ ‍‌‍​‌‌ ‌‍‌‍‍‌‌‍‌ ‌‍​‌‌ ‌​‌‍‍‌‌‍ ‌‍ ‍​‍ ‍‌‍​ ‌‍ ‌‍ ​‌ ‌‌‌‍ ‌‌‍ ‍‌ ​ ​‍‌‌​ ‌‌‌​​‍‌‌ ‌‍‍ ‌‍‌‌‌ ‍‌​‍‌‌​ ​ ‌​‌​​‍‌‌​ ​ ‌​‌​​‍‌‌​ ​‍​ ​‍​ ​​‌‍​ ​ ‌‍​ ​‌‌‍‌‍​ ‍​‌‍​‌​ ‌‌‌‍‌‌​ ‌‍​ ‍​​ ‌​​‍‌‌​ ​‍​ ​‍​‍‌‌​ ‌‌‌​‌​​‍ ‍‌‍ ​‌‍‍‌‌‍ ‍‌‍‍ ‌ ​ ​‍‌‌​ ‌‌‌​​‍‌‌ ‌‍‍ ‌‍‌‌‌ ‍‌​‍‌‌​ ​ ‌​‌​​‍‌‌​ ​ ‌​‌​​‍‌‌​ ​‍​ ​‍​ ‌‌​ ​‍​ ​‌‌‍‌​‌‍‌‍​ ​​​ ​‌​ ‌‍​ ‌‌​ ‍​​ ​‌‌‍​‌​‍‌‌​ ​‍​ ​‍​‍‌‌​ ‌‌‌​‌​​‍ ‍‌ ‌​‌‍‍‌‌ ‌​‌‍ ​‌‍‌‌​ ‌‍​‍‌‍​‌‌ ​ ‌‍‌‌‌‌‌‌‌ ​‍‌‍ ​​ ‌‌‍‍​‌ ‌​‌ ‌​‌ ​​‌ ​ ​‍‌‌​ ​ ‌​​‌​‍‌‌​ ​‍‌​‌‍​‍‌‌​ ​‍‌​‌‍‌‍​ ‌‍‍​‌‍‌‌‌‍ ​‌ ​ ‌‍‌‌‌‍​‌‌ ​​‌‍‍‌‌‍‌‌‌ ​‍‌ ​ ​‍ ‍‌ ​ ‌‍​‌‌‍ ‍‌‍‍‌‌ ‌​‌ ‍‌​‍ ‍‌ ​ ‌ ‌​‌ ‌‌‌‍‌​‌‍‍‌‌‍ ​‍‌‍‌‍‍‌‌‍‌​​ ‌​ ​‍‌‍​‌​ ‍​​ ‌ ​ ​​​ ‌​​ ​ ​ ‌‍​‍ ‌​ ​‍​ ‌‍​ ‌‍‌‍‌​​‍ ‌​ ‌​‌‍‌‌​ ‍​​ ​​​‍ ‌​ ‍‌​ ‌‍​ ‌‌‌‍‌​​‍ ‌‌‍‌‍​ ‍‌​ ​‍‌‍​‍‌‍‌‍‌‍‌​‌‍‌‌​ ‌ ​ ‍‌​ ‌​‌‍​ ‌‍​ ​‍‌‍‌ ‌​‌ ‍‌‌ ​​‌‍‌‌​ ‌‌ ‌‍‌‍‌‌‌‍ ‍‌ ‌‌‌‍‌‌​‍‌‍‌ ​​‌‍​‌‌ ‌​‌‍‍​​ ‌‌ ​ ‌ ‌‌‌‍​‍‌​ ‍‌‍​‌‌ ‌‍‌‍‍‌‌‍‌ ‌‍​‌‌ ‌​‌‍‍‌‌‍ ‌‍ ‍​‍ ‍‌‍​ ‌‍ ‌‍ ​‌ ‌‌‌‍ ‌‌‍ ‍‌ ​ ​‍‌‌​ ‌‌‌​​‍‌‌ ‌‍‍ ‌‍‌‌‌ ‍‌​‍‌‌​ ​ ‌​‌​​‍‌‌​ ​ ‌​‌​​‍‌‌​ ​‍​ ​‍​ ​​‌‍​ ​ ‌‍​ ​‌‌‍‌‍​ ‍​‌‍​‌​ ‌‌‌‍‌‌​ ‌‍​ ‍​​ ‌​​‍‌‌​ ​‍​ ​‍​‍‌‌​ ‌‌‌​‌​​‍ ‍‌‍ ​‌‍‍‌‌‍ ‍‌‍‍ ‌ ​ ​‍‌‌​ ‌‌‌​​‍‌‌ ‌‍‍ ‌‍‌‌‌ ‍‌​‍‌‌​ ​ ‌​‌​​‍‌‌​ ​ ‌​‌​​‍‌‌​ ​‍​ ​‍​ ‌‌​ ​‍​ ​‌‌‍‌​‌‍‌‍​ ​​​ ​‌​ ‌‍​ ‌‌​ ‍​​ ​‌‌‍​‌​‍‌‌​ ​‍​ ​‍​‍‌‌​ ‌‌‌​‌​​‍ ‍‌ ‌​‌‍‍‌‌ ‌​‌‍ ​‌‍‌‌​‍‌‍‌ ​​‌‍‌‌‌ ​‍‌ ​ ‌ ​​‌‍‌‌‌‍​ ‌ ‌​‌‍‍‌‌ ‌‍‌‍‌‌​ ‌‌ ​​‌ ‌‌‌‍​‍‌‍ ​‌‍‍‌‌ ​ ‌‍‍​‌‍‌‌‌‍‌​​‍​‍‌ ‌
More
Become a Member​​​​‌ ‍ ​‍​‍‌‍ ‌ ​‍‌‍‍‌‌‍‌ ‌‍‍‌‌‍ ‍​‍​‍​ ‍‍​‍​‍‌ ​ ‌‍​‌‌‍ ‍‌‍‍‌‌ ‌​‌ ‍‌​‍ ‍‌‍‍‌‌‍ ​‍​‍​‍ ​​‍​‍‌‍‍​‌ ​‍‌‍‌‌‌‍‌‍​‍​‍​ ‍‍​‍​‍‌‍‍​‌ ‌​‌ ‌​‌ ​​‌ ​ ​ ‍‍​‍ ​‍ ‌‍​ ‌‍‍​‌‍‌‌‌‍ ​‌ ​ ‌‍‌‌‌‍​‌‌ ​​‌‍‍‌‌‍‌‌‌ ​‍‌ ​ ​‍ ‍‌ ​ ‌‍​‌‌‍ ‍‌‍‍‌‌ ‌​‌ ‍‌​‍ ‍‌ ​ ‌ ‌​‌ ‌‌‌‍‌​‌‍‍‌‌‍ ​‍ ‌‍‍‌‌‍ ‍‌ ‌​‌‍‌‌‌‍ ‍‌ ‌​​‍ ‌‍‌‌‌‍‌​‌‍‍‌‌ ‌​​‍ ‌‍ ‌‌‍ ‌‍‌​‌‍‌‌​ ‌‌ ​​‌ ​‍‌‍‌‌‌ ​ ‌‍‌‌‌‍ ‍‌ ‌​‌‍​‌‌ ‌​‌‍‍‌‌‍ ‌‍ ‍​ ‍ ‌‍‍‌‌‍‌​​ ‌​ ​‍‌‍​‌​ ‍​​ ‌ ​ ​​​ ‌​​ ​ ​ ‌‍​‍ ‌​ ​‍​ ‌‍​ ‌‍‌‍‌​​‍ ‌​ ‌​‌‍‌‌​ ‍​​ ​​​‍ ‌​ ‍‌​ ‌‍​ ‌‌‌‍‌​​‍ ‌‌‍‌‍​ ‍‌​ ​‍‌‍​‍‌‍‌‍‌‍‌​‌‍‌‌​ ‌ ​ ‍‌​ ‌​‌‍​ ‌‍​ ​ ‍ ‌ ‌​‌ ‍‌‌ ​​‌‍‌‌​ ‌‌ ‌‍‌‍‌‌‌‍ ‍‌ ‌‌‌‍‌‌​ ‍ ‌ ​​‌‍​‌‌ ‌​‌‍‍​​ ‌‌ ​ ‌ ‌‌‌‍​‍‌​ ‍‌‍​‌‌ ‌‍‌‍‍‌‌‍‌ ‌‍​‌‌ ‌​‌‍‍‌‌‍ ‌‍ ‍​‍ ‍‌‍​ ‌ ‌​‌‍​‌‌​​‍‌ ‌‌‌ ‌​‌ ‌​‌‍ ‌‍ ‍​‍ ‍‌‍​‍‌ ‌‌‌ ‌​‌ ‌​‌‍ ‌‍ ‍‌ ​ ​‍‌‌​ ‌‌‌​​‍‌‌ ‌‍‍ ‌‍‌‌‌ ‍‌​‍‌‌​ ​ ‌​‌​​‍‌‌​ ​ ‌​‌​​‍‌‌​ ​‍​ ​‍​ ‌​​ ‌‌​ ‌​‌‍‌​‌‍​ ​ ‍​​ ‌ ‌‍‌‌​ ‌ ​ ​‌​ ‌‌​ ‌ ​‍‌‌​ ​‍​ ​‍​‍‌‌​ ‌‌‌​‌​​‍ ‍‌ ‌​‌‍‌‌‌ ‍​‌ ‌​​ ‌‍​‍‌‍​‌‌ ​ ‌‍‌‌‌‌‌‌‌ ​‍‌‍ ​​ ‌‌‍‍​‌ ‌​‌ ‌​‌ ​​‌ ​ ​‍‌‌​ ​ ‌​​‌​‍‌‌​ ​‍‌​‌‍​‍‌‌​ ​‍‌​‌‍‌‍​ ‌‍‍​‌‍‌‌‌‍ ​‌ ​ ‌‍‌‌‌‍​‌‌ ​​‌‍‍‌‌‍‌‌‌ ​‍‌ ​ ​‍ ‍‌ ​ ‌‍​‌‌‍ ‍‌‍‍‌‌ ‌​‌ ‍‌​‍ ‍‌ ​ ‌ ‌​‌ ‌‌‌‍‌​‌‍‍‌‌‍ ​‍‌‍‌‍‍‌‌‍‌​​ ‌​ ​‍‌‍​‌​ ‍​​ ‌ ​ ​​​ ‌​​ ​ ​ ‌‍​‍ ‌​ ​‍​ ‌‍​ ‌‍‌‍‌​​‍ ‌​ ‌​‌‍‌‌​ ‍​​ ​​​‍ ‌​ ‍‌​ ‌‍​ ‌‌‌‍‌​​‍ ‌‌‍‌‍​ ‍‌​ ​‍‌‍​‍‌‍‌‍‌‍‌​‌‍‌‌​ ‌ ​ ‍‌​ ‌​‌‍​ ‌‍​ ​‍‌‍‌ ‌​‌ ‍‌‌ ​​‌‍‌‌​ ‌‌ ‌‍‌‍‌‌‌‍ ‍‌ ‌‌‌‍‌‌​‍‌‍‌ ​​‌‍​‌‌ ‌​‌‍‍​​ ‌‌ ​ ‌ ‌‌‌‍​‍‌​ ‍‌‍​‌‌ ‌‍‌‍‍‌‌‍‌ ‌‍​‌‌ ‌​‌‍‍‌‌‍ ‌‍ ‍​‍ ‍‌‍​ ‌ ‌​‌‍​‌‌​​‍‌ ‌‌‌ ‌​‌ ‌​‌‍ ‌‍ ‍​‍ ‍‌‍​‍‌ ‌‌‌ ‌​‌ ‌​‌‍ ‌‍ ‍‌ ​ ​‍‌‌​ ‌‌‌​​‍‌‌ ‌‍‍ ‌‍‌‌‌ ‍‌​‍‌‌​ ​ ‌​‌​​‍‌‌​ ​ ‌​‌​​‍‌‌​ ​‍​ ​‍​ ‌​​ ‌‌​ ‌​‌‍‌​‌‍​ ​ ‍​​ ‌ ‌‍‌‌​ ‌ ​ ​‌​ ‌‌​ ‌ ​‍‌‌​ ​‍​ ​‍​‍‌‌​ ‌‌‌​‌​​‍ ‍‌ ‌​‌‍‌‌‌ ‍​‌ ‌​​‍‌‍‌ ​​‌‍‌‌‌ ​‍‌ ​ ‌ ​​‌‍‌‌‌‍​ ‌ ‌​‌‍‍‌‌ ‌‍‌‍‌‌​ ‌‌ ​​‌ ‌‌‌‍​‍‌‍ ​‌‍‍‌‌ ​ ‌‍‍​‌‍‌‌‌‍‌​​‍​‍‌ ‌
Adult Soccer Leagues​​​​‌ ‍ ​‍​‍‌‍ ‌ ​‍‌‍‍‌‌‍‌ ‌‍‍‌‌‍ ‍​‍​‍​ ‍‍​‍​‍‌ ​ ‌‍​‌‌‍ ‍‌‍‍‌‌ ‌​‌ ‍‌​‍ ‍‌‍‍‌‌‍ ​‍​‍​‍ ​​‍​‍‌‍‍​‌ ​‍‌‍‌‌‌‍‌‍​‍​‍​ ‍‍​‍​‍‌‍‍​‌ ‌​‌ ‌​‌ ​​‌ ​ ​ ‍‍​‍ ​‍ ‌‍​ ‌‍‍​‌‍‌‌‌‍ ​‌ ​ ‌‍‌‌‌‍​‌‌ ​​‌‍‍‌‌‍‌‌‌ ​‍‌ ​ ​‍ ‍‌ ​ ‌‍​‌‌‍ ‍‌‍‍‌‌ ‌​‌ ‍‌​‍ ‍‌ ​ ‌ ‌​‌ ‌‌‌‍‌​‌‍‍‌‌‍ ​‍ ‌‍‍‌‌‍ ‍‌ ‌​‌‍‌‌‌‍ ‍‌ ‌​​‍ ‌‍‌‌‌‍‌​‌‍‍‌‌ ‌​​‍ ‌‍ ‌‌‍ ‌‍‌​‌‍‌‌​ ‌‌ ​​‌ ​‍‌‍‌‌‌ ​ ‌‍‌‌‌‍ ‍‌ ‌​‌‍​‌‌ ‌​‌‍‍‌‌‍ ‌‍ ‍​ ‍ ‌‍‍‌‌‍‌​​ ‌​ ‍​‌‍​‍​ ‍​​ ‌​​ ‌ ‌‍‌​‌‍​ ​ ‌‍​‍ ‌‌‍​ ​ ‍​‌‍​‌‌‍‌‌​‍ ‌​ ‌​​ ​​‌‍‌​​ ‌ ​‍ ‌​ ‍‌​ ‌ ‌‍‌‍​ ‌‌​‍ ‌‌‍‌‌​ ‌ ​ ​‍​ ‌​​ ​​‌‍‌‌​ ​‍​ ‌​​ ‌‌​ ‌‌​ ‍​​ ‌‍​ ‍ ‌ ‌​‌ ‍‌‌ ​​‌‍‌‌​ ‌‌ ‌‍‌‍‌‌‌‍ ‍‌ ‌‌‌‍‌‌‌‌​ ‌‍ ​‌ ‌‌‌‍‌ ‌‌​​‌‍​‌‌‍‌ ‌‍‌‌​ ‍ ‌ ​​‌‍​‌‌ ‌​‌‍‍​​ ‌‌ ​​‌‍​‌‌‍‌ ‌‍‌‌‌​​‍‌ ‌‌‌‍‍‌‌‍ ​‌‍‌​‌‍‌‌‌ ​‍​‍‌‌​ ‌‌‌​​‍‌‌ ‌‍‍ ‌‍‌‌‌ ‍‌​‍‌‌​ ​ ‌​‌​​‍‌‌​ ​ ‌​‌​​‍‌‌​ ​‍​ ​‍​ ‍‌​ ‍‌​ ‌​​ ​ ​ ‌​​ ‌ ​ ‌‍​ ​​‌‍​ ​ ​ ‌‍​‌​ ‌‌​‍‌‌​ ​‍​ ​‍​‍‌‌​ ‌‌‌​‌​​‍ ‍‌‍​ ‌‍ ‌‍ ‍‌ ‌​‌‍‌‌‌‍ ‍‌ ‌​​‍ ‍‌ ‌​‌‍‍‌‌ ‌​‌‍ ​‌‍‌‌​ ‌‍​‍‌‍​‌‌ ​ ‌‍‌‌‌‌‌‌‌ ​‍‌‍ ​​ ‌‌‍‍​‌ ‌​‌ ‌​‌ ​​‌ ​ ​‍‌‌​ ​ ‌​​‌​‍‌‌​ ​‍‌​‌‍​‍‌‌​ ​‍‌​‌‍‌‍​ ‌‍‍​‌‍‌‌‌‍ ​‌ ​ ‌‍‌‌‌‍​‌‌ ​​‌‍‍‌‌‍‌‌‌ ​‍‌ ​ ​‍ ‍‌ ​ ‌‍​‌‌‍ ‍‌‍‍‌‌ ‌​‌ ‍‌​‍ ‍‌ ​ ‌ ‌​‌ ‌‌‌‍‌​‌‍‍‌‌‍ ​‍‌‍‌‍‍‌‌‍‌​​ ‌​ ‍​‌‍​‍​ ‍​​ ‌​​ ‌ ‌‍‌​‌‍​ ​ ‌‍​‍ ‌‌‍​ ​ ‍​‌‍​‌‌‍‌‌​‍ ‌​ ‌​​ ​​‌‍‌​​ ‌ ​‍ ‌​ ‍‌​ ‌ ‌‍‌‍​ ‌‌​‍ ‌‌‍‌‌​ ‌ ​ ​‍​ ‌​​ ​​‌‍‌‌​ ​‍​ ‌​​ ‌‌​ ‌‌​ ‍​​ ‌‍​‍‌‍‌ ‌​‌ ‍‌‌ ​​‌‍‌‌​ ‌‌ ‌‍‌‍‌‌‌‍ ‍‌ ‌‌‌‍‌‌‌‌​ ‌‍ ​‌ ‌‌‌‍‌ ‌‌​​‌‍​‌‌‍‌ ‌‍‌‌​‍‌‍‌ ​​‌‍​‌‌ ‌​‌‍‍​​ ‌‌ ​​‌‍​‌‌‍‌ ‌‍‌‌‌​​‍‌ ‌‌‌‍‍‌‌‍ ​‌‍‌​‌‍‌‌‌ ​‍​‍‌‌​ ‌‌‌​​‍‌‌ ‌‍‍ ‌‍‌‌‌ ‍‌​‍‌‌​ ​ ‌​‌​​‍‌‌​ ​ ‌​‌​​‍‌‌​ ​‍​ ​‍​ ‍‌​ ‍‌​ ‌​​ ​ ​ ‌​​ ‌ ​ ‌‍​ ​​‌‍​ ​ ​ ‌‍​‌​ ‌‌​‍‌‌​ ​‍​ ​‍​‍‌‌​ ‌‌‌​‌​​‍ ‍‌‍​ ‌‍ ‌‍ ‍‌ ‌​‌‍‌‌‌‍ ‍‌ ‌​​‍ ‍‌ ‌​‌‍‍‌‌ ‌​‌‍ ​‌‍‌‌​‍‌‍‌ ​​‌‍‌‌‌ ​‍‌ ​ ‌ ​​‌‍‌‌‌‍​ ‌ ‌​‌‍‍‌‌ ‌‍‌‍‌‌​ ‌‌ ​​‌ ‌‌‌‍​‍‌‍ ​‌‍‍‌‌ ​ ‌‍‍​‌‍‌‌‌‍‌​​‍​‍‌ ‌
See our schedule and standings below.​​​​‌ ‍ ​‍​‍‌‍ ‌ ​‍‌‍‍‌‌‍‌ ‌‍‍‌‌‍ ‍​‍​‍​ ‍‍​‍​‍‌ ​ ‌‍​‌‌‍ ‍‌‍‍‌‌ ‌​‌ ‍‌​‍ ‍‌‍‍‌‌‍ ​‍​‍​‍ ​​‍​‍‌‍‍​‌ ​‍‌‍‌‌‌‍‌‍​‍​‍​ ‍‍​‍​‍‌‍‍​‌ ‌​‌ ‌​‌ ​​‌ ​ ​ ‍‍​‍ ​‍ ‌‍​ ‌‍‍​‌‍‌‌‌‍ ​‌ ​ ‌‍‌‌‌‍​‌‌ ​​‌‍‍‌‌‍‌‌‌ ​‍‌ ​ ​‍ ‍‌ ​ ‌‍​‌‌‍ ‍‌‍‍‌‌ ‌​‌ ‍‌​‍ ‍‌ ​ ‌ ‌​‌ ‌‌‌‍‌​‌‍‍‌‌‍ ​‍ ‌‍‍‌‌‍ ‍‌ ‌​‌‍‌‌‌‍ ‍‌ ‌​​‍ ‌‍‌‌‌‍‌​‌‍‍‌‌ ‌​​‍ ‌‍ ‌‌‍ ‌‍‌​‌‍‌‌​ ‌‌ ​​‌ ​‍‌‍‌‌‌ ​ ‌‍‌‌‌‍ ‍‌ ‌​‌‍​‌‌ ‌​‌‍‍‌‌‍ ‌‍ ‍​ ‍ ‌‍‍‌‌‍‌​​ ‌​ ‍​‌‍​‍​ ‍​​ ‌​​ ‌ ‌‍‌​‌‍​ ​ ‌‍​‍ ‌‌‍​ ​ ‍​‌‍​‌‌‍‌‌​‍ ‌​ ‌​​ ​​‌‍‌​​ ‌ ​‍ ‌​ ‍‌​ ‌ ‌‍‌‍​ ‌‌​‍ ‌‌‍‌‌​ ‌ ​ ​‍​ ‌​​ ​​‌‍‌‌​ ​‍​ ‌​​ ‌‌​ ‌‌​ ‍​​ ‌‍​ ‍ ‌ ‌​‌ ‍‌‌ ​​‌‍‌‌​ ‌‌ ‌‍‌‍‌‌‌‍ ‍‌ ‌‌‌‍‌‌‌‌​ ‌‍ ​‌ ‌‌‌‍‌ ‌‌​​‌‍​‌‌‍‌ ‌‍‌‌​ ‍ ‌ ​​‌‍​‌‌ ‌​‌‍‍​​ ‌‌ ​​‌‍​‌‌‍‌ ‌‍‌‌‌​​‍‌ ‌‌‌‍‍‌‌‍ ​‌‍‌​‌‍‌‌‌ ​‍​‍‌‌​ ‌‌‌​​‍‌‌ ‌‍‍ ‌‍‌‌‌ ‍‌​‍‌‌​ ​ ‌​‌​​‍‌‌​ ​ ‌​‌​​‍‌‌​ ​‍​ ​‍​ ‍‌​ ‍‌​ ‌​​ ​ ​ ‌​​ ‌ ​ ‌‍​ ​​‌‍​ ​ ​ ‌‍​‌​ ‌‌​‍‌‌​ ​‍​ ​‍​‍‌‌​ ‌‌‌​‌​​‍ ‍‌‍​ ‌‍ ‌‍ ‍‌ ‌​‌‍‌‌‌‍ ‍‌ ‌​​‍ ‍‌‍‌​‌‍‌‌‌ ​ ‌‍​ ‌ ​‍‌‍‍‌‌ ​​‌ ‌​‌‍‍‌‌‍ ‌‍ ‍​ ‌‍​‍‌‍​‌‌ ​ ‌‍‌‌‌‌‌‌‌ ​‍‌‍ ​​ ‌‌‍‍​‌ ‌​‌ ‌​‌ ​​‌ ​ ​‍‌‌​ ​ ‌​​‌​‍‌‌​ ​‍‌​‌‍​‍‌‌​ ​‍‌​‌‍‌‍​ ‌‍‍​‌‍‌‌‌‍ ​‌ ​ ‌‍‌‌‌‍​‌‌ ​​‌‍‍‌‌‍‌‌‌ ​‍‌ ​ ​‍ ‍‌ ​ ‌‍​‌‌‍ ‍‌‍‍‌‌ ‌​‌ ‍‌​‍ ‍‌ ​ ‌ ‌​‌ ‌‌‌‍‌​‌‍‍‌‌‍ ​‍‌‍‌‍‍‌‌‍‌​​ ‌​ ‍​‌‍​‍​ ‍​​ ‌​​ ‌ ‌‍‌​‌‍​ ​ ‌‍​‍ ‌‌‍​ ​ ‍​‌‍​‌‌‍‌‌​‍ ‌​ ‌​​ ​​‌‍‌​​ ‌ ​‍ ‌​ ‍‌​ ‌ ‌‍‌‍​ ‌‌​‍ ‌‌‍‌‌​ ‌ ​ ​‍​ ‌​​ ​​‌‍‌‌​ ​‍​ ‌​​ ‌‌​ ‌‌​ ‍​​ ‌‍​‍‌‍‌ ‌​‌ ‍‌‌ ​​‌‍‌‌​ ‌‌ ‌‍‌‍‌‌‌‍ ‍‌ ‌‌‌‍‌‌‌‌​ ‌‍ ​‌ ‌‌‌‍‌ ‌‌​​‌‍​‌‌‍‌ ‌‍‌‌​‍‌‍‌ ​​‌‍​‌‌ ‌​‌‍‍​​ ‌‌ ​​‌‍​‌‌‍‌ ‌‍‌‌‌​​‍‌ ‌‌‌‍‍‌‌‍ ​‌‍‌​‌‍‌‌‌ ​‍​‍‌‌​ ‌‌‌​​‍‌‌ ‌‍‍ ‌‍‌‌‌ ‍‌​‍‌‌​ ​ ‌​‌​​‍‌‌​ ​ ‌​‌​​‍‌‌​ ​‍​ ​‍​ ‍‌​ ‍‌​ ‌​​ ​ ​ ‌​​ ‌ ​ ‌‍​ ​​‌‍​ ​ ​ ‌‍​‌​ ‌‌​‍‌‌​ ​‍​ ​‍​‍‌‌​ ‌‌‌​‌​​‍ ‍‌‍​ ‌‍ ‌‍ ‍‌ ‌​‌‍‌‌‌‍ ‍‌ ‌​​‍ ‍‌‍‌​‌‍‌‌‌ ​ ‌‍​ ‌ ​‍‌‍‍‌‌ ​​‌ ‌​‌‍‍‌‌‍ ‌‍ ‍​‍‌‍‌ ​​‌‍‌‌‌ ​‍‌ ​ ‌ ​​‌‍‌‌‌‍​ ‌ ‌​‌‍‍‌‌ ‌‍‌‍‌‌​ ‌‌ ​​‌ ‌‌‌‍​‍‌‍ ​‌‍‍‌‌ ​ ‌‍‍​‌‍‌‌‌‍‌​​‍​‍‌ ‌